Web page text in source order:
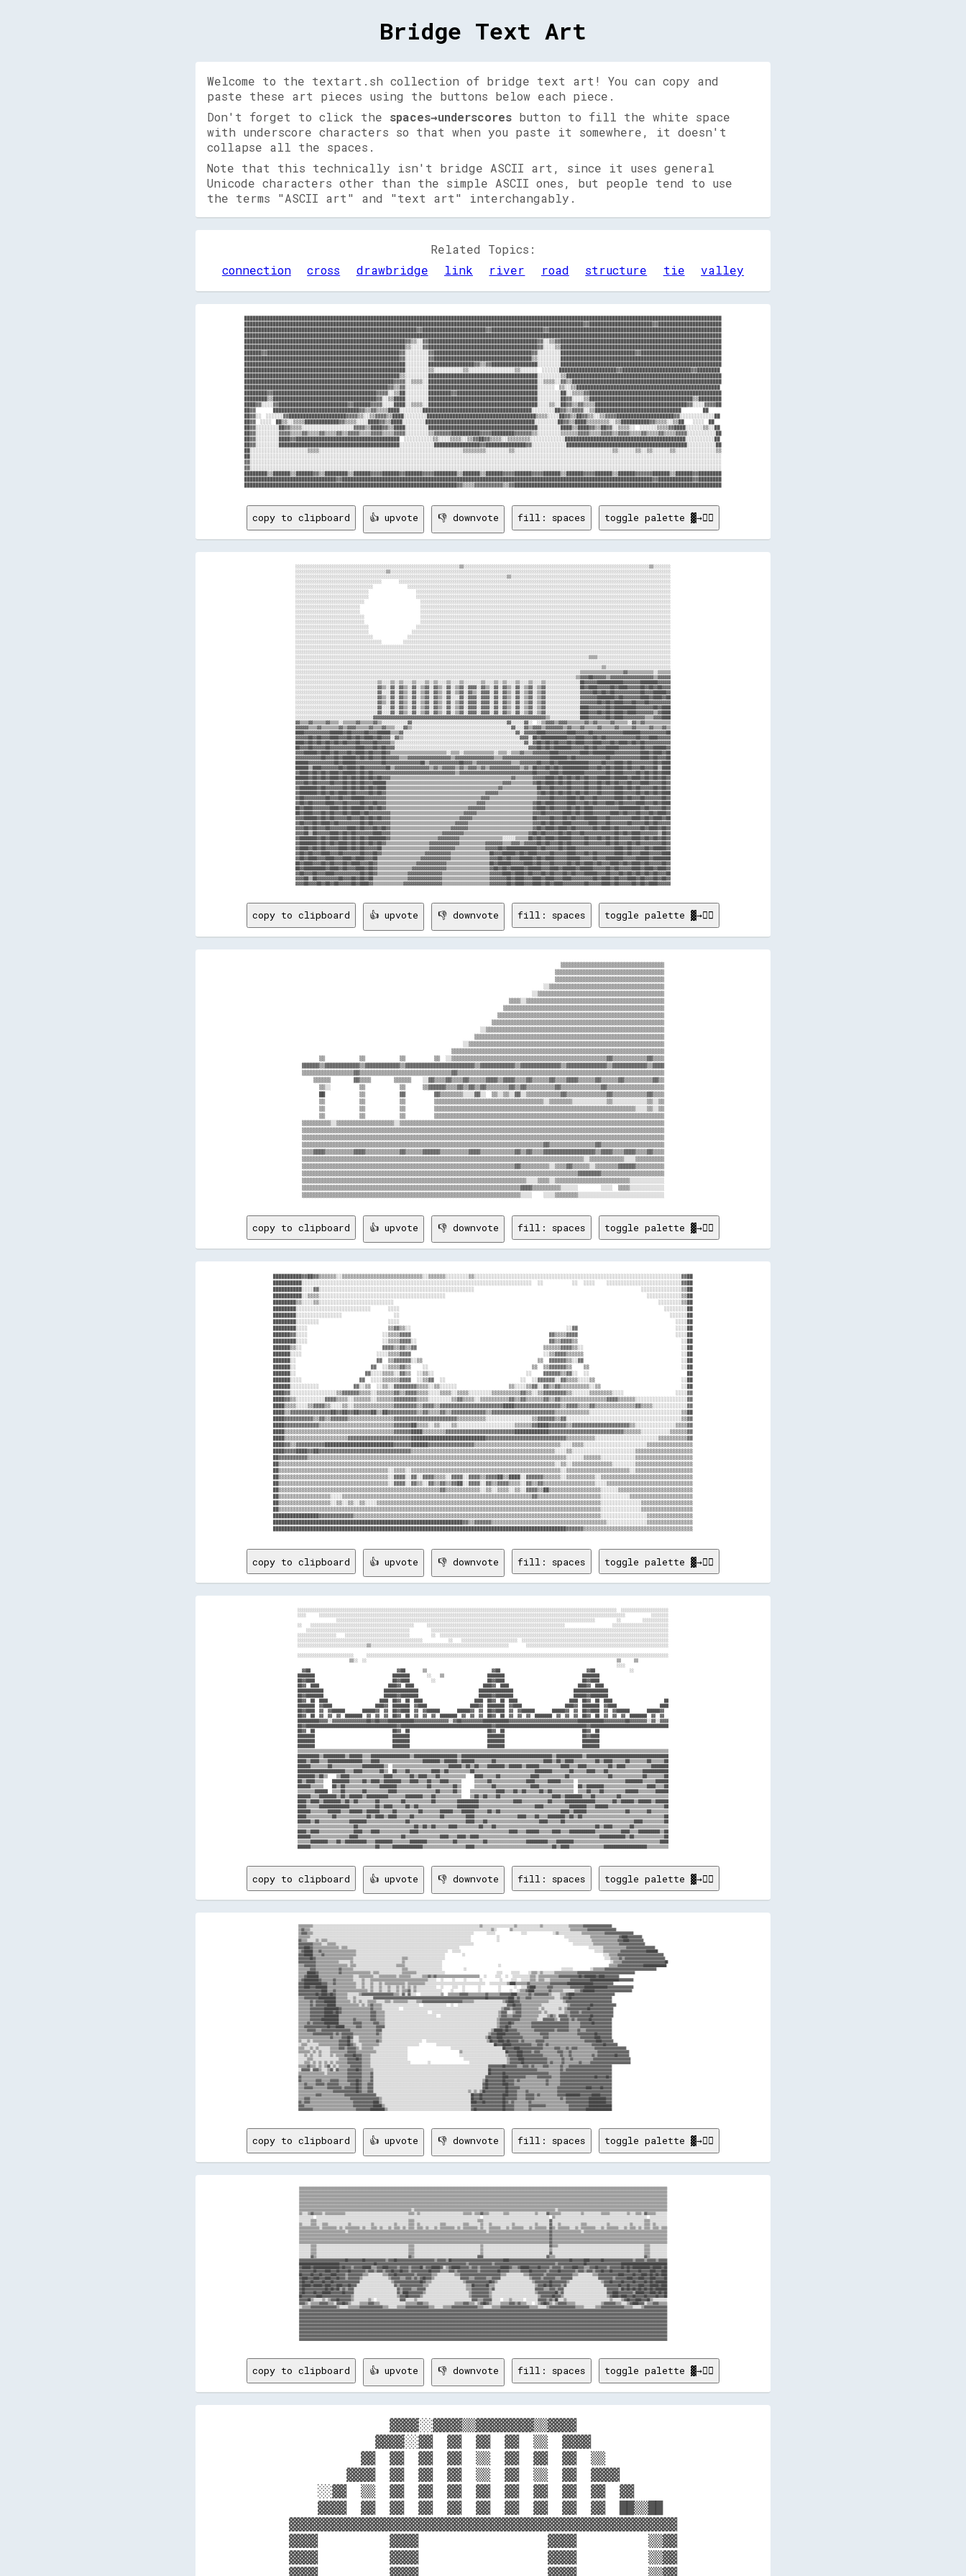
Bridge Text Art
Welcome to the textart.sh collection of bridge text art! You can copy and
paste these art pieces using the buttons below each piece.
Don't forget to click the spaces→underscores button to fill the white space
with underscore characters so that when you paste it somewhere, it doesn't
collapse all the spaces.
Note that this technically isn't bridge ASCII art, since it uses general
Unicode characters other than the simple ASCII ones, but people tend to use
the terms "ASCII art" and "text art" interchangably.
Related Topics:
connection
cross drawbridge link river road structure tie valley
██████████████████████████████████████████████████████████████████████████████████████████████████████████████████████▓▓██████████████████████▓▓██████████████████████
████████████████████████████████████████████████████████████▓▓██████████████████████▓▓██████████████████▓▓████████████████████████████████████████████████████████████
████████████████████████████████████████████████████████▓▓▒▒░░▓▓██████████████████████████████████████▓▓░░▒▒▓▓████████████████████████████████████████████████████████
████████████████████████████████████████████████████████▒▒░░░░▓▓██████████████████████████████████████▓▓░░░░▒▒████████████████████████████████████████████████████████
██████▓▓██████████████████████████████████████████████▓▓░░░░░░░░▓▓██████████████████████████████████▓▓░░░░░░░░██████████████████████████▓▓████████████████████████████
██████████████████████████████████████████████████████▓▓░░░░░░░░▓▓██████████████████████████████████▒▒░░░░░░░░████████████████████████████████████████████████████████
████████████████████████████████████████████████████████░░░░░░░░████████████████▓▓▒▒▓▓████████████████░░░░░░░░████████████████████████████████████████████████████████
████████████████████████████████████████████████████████░░░░░░░░▒▒░░░░░░░░░░▒▒░░░░░░░░░░░░░░░░▒▒░░░░░░  ░░░░░░████████████████████▓▓████████████████████████▓▓████████
██████████████████████████████████████████████████████▒▒░░░░░░░░██████████████████████████████████████░░░░░░░░▒▒██████████████████████████████████████████████████████
████████████████████████████████████████████████████▓▓▓▓░░▒▒▒▒░░██████████████████████████████████████░░▒▒▒▒░░▓▓▒▒████████████████████████████████████████████████████
██████████████████████████████████████████████████▓▓▒▒▓▓░░░░░░░░██████████████████████████████████████░░░░░░  ▒▒░░▒▒██████████████████████████████████████████████████
████████▓▓████████████████████████████████████▓▓▓▓░░▒▒██░░░░░░░░████████▓▓████████████████████████████░░░░░░░░██░░▒▒▒▒▓▓██████████████████████████████████████████████
████████▒▒████████████████████████████████████▓▓░░▒▒████░░░░░░░░██████████████████████████████████████░░░░░░░░██▓▓░░░░▒▒████████████████████████████████████▒▒████████
████▓▓░░░░▓▓████████████████████████▓▓██████▓▓▓▓░░░░████░░▒▒▒▒░░██████████████████████████████████████░░░░▒▒░░██▓▓▒▒▓▓▒▒▒▒████████████████████████████████▓▓░░░░▓▓▓▓██
██▓▓        ██████████████████████████████▓▓▒▒▓▓▒▒▒▒████░░░░░░░░██████████████████████████████████████░░░░░░░░██▓▓▒▒▓▓▓▓░░▒▒██████████████████████████████          ██
██▓▓░░  ░░░░░░▓▓████████████████████▓▓▓▓▒▒░░▒▒▓▓▓▓▒▒████░░░░░░░░██████████████████████████████████████▒▒▒▒░░░░██▓▓▒▒██▓▓▒▒░░▒▒▓▓▓▓████████████████████▓▓░░░░░░░░░░░░██
██▓▓  ░░░░  ██▒▒░░▒▒▒▒████████████▓▓▒▒▒▒░░░░████▓▓▒▒████░░░░░░░░██████████████████████████████████████░░░░░░░░██▓▓▒▒████▒▒▒▒▒▒▒▒░░▒▒██████████▓▓▒▒▒▒░░▒▒██    ░░░░  ██
██▓▓░░░░░░░░██▓▓▒▒▒▒░░░░░░░░░░░░░░░░░░▓▓▓▓▒▒████▓▓▒▒████░░░░░░░░██████████████████████████████████████░░░░░░░░████▒▒████▓▓▒▒██▓▓░░▒▒▒▒░░  ░░░░░░▒▒▒▒▓▓████░░░░░░▒▒░░██
██▓▓░░░░░░░░▓▓▓▓▒▒▒▒▓▓▒▒▒▒▓▓▒▒▒▒▓▓▒▒▓▓▓▓▒▒▒▒▓▓▓▓▒▒▒▒▓▓▓▓░░░░░░░░▒▒▓▓▓▓▓▓██████████▓▓▓▓████████▓▓▓▓▓▓▒▒░░░░░░░░▒▒▒▒▒▒▓▓▓▓▒▒▒▒▓▓▓▓▒▒▓▓▓▓▒▒▒▒▓▓▒▒▒▒▓▓▒▒▒▒▓▓▓▓░░░░░░░░░░██
██▓▓░░░░░░░░████▓▓████████████████████████████████████  ░░░░░░░░░░▒▒░░░░▒▒▒▒░░▒▒▓▓██▓▓▒▒▒▒░░▒▒▒▒▒▒▒▒░░░░░░░░░░░░██████████████████████████████████████████░░░░░░░░░░██
██▓▓░░░░░░░░██████████████████████████████████████████░░░░░░░░░░░░████████████████▓▓██████████████▓▓░░░░░░░░░░░░██████████████████████████████████████████░░░░░░░░░░██
██░░░░░░░░░░░░░░░░░░░░▒▒▒▒░░░░░░░░░░░░░░░░░░░░░░░░░░░░░░░░░░░░░░░░░░░░░░░░░░▒▒▒▒▒▒▒▒░░░░░░░░▒▒░░░░░░░░░░░░░░░░░░░░░░░░░░░░░░░░░░▒▒░░░░░░▒▒░░▒▒░░░░░░▒▒░░░░░░░░░░░░░░▒▒
██░░░░░░░░░░░░░░░░░░░░░░░░░░░░░░░░░░░░░░░░░░░░░░░░░░░░░░░░░░░░░░░░░░░░░░░░░░░░░░░░░░░░░░░░░░░░░░░░░░░░░░░░░░░░░░░░░░░░░░░░░░░░░░░░░░░░░░░░░░░░░░░░░░░░░░░░░░░░░░░░░░░░
▓▓░░░░░░░░░░░░░░░░░░░░░░░░░░░░░░░░░░░░░░░░░░░░░░░░░░░░░░░░░░░░░░░░░░░░░░░░░░░░░░░░░░░░░░░░░░░░░░░░░░░░░░░░░░░░░░░░░░░░░░░░░░░░░░░░░░░░░░░░░░░░░░░░░░░░░░░░░░░░░░░░░░░░
▓▓░░░░░░░░░░░░░░░░░░░░░░░░░░░░░░░░░░░░░░░░░░░░░░░░░░░░░░░░░░░░░░░░░░░░░░░░░░░░░░░░░░░░░░░░░░░░░░░░░░░░░░░░░░░░░░░░░░░░░░░░░░░░░░░░░░░░░░░░░░░░░░░░░░░░░░░░░░░░░░░░░░░░
████████▒▒██████▒▒██████▓▓▒▒████████▒▒██████▓▓▓▓██████▓▓██████▓▓▓▓████████▒▒██████▒▒██████▓▓▓▓██████▓▓▓▓██████▒▒██████▓▓▓▓██████▒▒██████▓▓▓▓▓▓██████▒▒██████▓▓████████
████████████████████████████████▓▓████████████████████████████████████████████████████████████████████████████████████████████████████████████▓▓████████████▓▓████████
copy to clipboard 👍 upvote 👎 downvote fill: spaces toggle palette ▓→✊🏽
░░░░░░░░░░░░░░░░░░░░░░░░░░░░░░░░░░░░░░░░░░░░░░░░░░░░░░░░░░░░░░░░░░░░░░░░░░░░▒▒░░░░░░░░░░░░░░░░░░░░░░░░░░░░░░░░░░░░░░░░░░░░░░░░░░░░░░░░░░░░░░░░░░░░░░░░░░░░░░░░░░░░░░▒▒░░░░░░░░
░░░░░░░░░░░░░░░░░░░░░░░░░░░░░░░░░░░░░░░░░░▒▒░░░░░░░░░░░░░░░░░░░░░░░░░░░░░░░░░░░░░░░░░░░░░░░░░░░░░░░░░░░░░░░░░░░░░░░░░░░░░░░░░░░░░░░░░░░░░░░░░░░░░░░░░░░░░░░░░░░░░░░░░░░░░░░░░░
░░░░░░░░░░░░░░░░░░░░░░░░░░░░░░░░░░░░░░░░░░░░░░░░░░░░░░░░░░░░░░░░░░░░░░░░░░░░░░░░░░░░░░░░░░░░░░░░░░▒▒░░░░░░░░░░░░░░░░░░░░░░░░░░░░░░░░░░░░░░░░░░░░░░░░░░░░░░░░░░░░░░░░░░░░░░░░░░
░░░░░░░░░░░░░░░░░░░░░░░░░░░░░░░░░░░░░░░░        ░░░░░░░░░░░░░░░░░░░░░░░░░░░░░░░░░░░░░░░░░░░░░░░░░░░░░░░░░░░░░░░░░░░░░░░░░░░░░░░░░░░░░░░░░░░░░░░░░░░░░░░░░░░░░░░░░░░░░░░░░░░░░░
░░░░░░░░░░░░░░░░░░░░░░░░░░░░░░░░░░░░                ░░░░░░░░░░░░░░░░░░░░░░░░░░░░░░░░░░░░░░░░░░░░░░░░░░░░░░░░░░░░░░░░░░░░░░░░░░░░░░░░░░░░░░░░░░░░░░░░░░░░░░░░░░░░░░░░░░░░░░░░░░
░░░░░░░░░░░░░░░░░░░░░░░░░░░░░░░░░░                      ░░░░░░░░░░░░░░░░░░░░░░░░░░░░░░░░░░░░░░░░░░░░░░░░░░░░░░░░░░░░░░░░░░░░░░░░░░░░░░░░░░░░░░░░░░░░░░░░░░░░░░░░░░░░░░░░░░░░░░
░░░░░░░░░░░░░░░░░░░░░░░░░░░░░░░░░░                      ░░░░░░░░░░░░░░░░░░░░░░░░░░░░░░░░░░░░░░░░░░░░░░░░░░░░░░░░░░░░░░░░░░░░░░░░░░░░░░░░░░░░░░░░░░░░░░░░░░░░░░░░░░░░░░░░░░░░░░
░░░░░░░░░░░░░░░░░░░░░░░░░░░░░░░░                          ░░░░░░░░░░░░░░░░░░░░░░░░░░░░░░░░░░░░░░░░░░░░░░░░░░░░░░░░░░░░░░░░░░░░░░░░░░░░░░░░░░░░░░░░░░░░░░░░░░░░░░░░░░░░░░░░░░░░
░░░░░░░░░░░░░░░░░░░░░░░░░░░░░░                            ░░░░░░░░░░░░░░░░░░░░░░░░░░░░░░░░░░░░░░░░░░░░░░░░░░░░░░░░░░░░░░░░░░░░░░░░░░░░░░░░░░░░░░░░░░░░░░░░░░░░░░░░░░░░░░░░░░░░
░░░░░░░░░░░░░░░░░░░░░░░░░░░░░░                            ░░░░░░░░░░░░░░░░░░░░░░░░░░░░░░░░░░░░░░░░░░░░░░░░░░░░░░░░░░░░░░░░░░░░░░░░░░░░░░░░░░░░░░░░░░░░░░░░░░░░░░░░░░░░░░░░░░░░
░░░░░░░░░░░░░░░░░░░░░░░░░░░░░░░░                          ░░░░░░░░░░░░░░░░░░░░░░░░░░░░░░░░░░░░░░░░░░░░░░░░░░░░░░░░░░░░░░░░░░░░░░░░░░░░░░░░░░░░░░░░░░░░░░░░░░░░░░░░░░░░░░░░░░░░
░░░░░░░░░░░░░░░░░░░░░░░░░░░░░░░░                          ░░░░░░░░░░░░░░░░░░░░░░░░░░░░░░░░░░░░░░░░░░░░░░░░░░░░░░░░░░░░░░░░░░░░░░░░░░░░░░░░░░░░░░░░░░░░░░░░░░░░░░░░░░░░░░░░░░░░
░░░░░░░░░░░░░░░░░░░░░░░░░░░░░░░░░░                      ░░░░░░░░░░░░░░░░░░░░░░░░░░░░░░░░░░░░░░░░░░░░░░░░░░░░░░░░░░░░░░░░░░░░░░░░░░░░░░░░░░░░░░░░░░░░░░░░░░░░░░░░░░░░░░░░░░░░░░
░░░░░░░░░░░░░░░░░░░░░░░░░░░░░░░░░░                    ░░░░░░░░░░░░░░░░░░░░░░░░░░░░░░░░░░░░░░░░░░░░░░░░░░░░░░░░░░░░░░░░░░░░░░░░░░░░░░░░░░░░░░░░░░░░░░░░░░░░░░░░░░░░░░░░░░░░░░░░
░░░░░░░░░░░░░░░░░░░░░░░░░░░░░░░░░░░░                ░░░░░░░░░░░░░░░░░░░░░░░░░░░░░░░░░░░░░░░░░░░░░░░░░░░░░░░░░░░░░░░░░░░░░░░░░░░░░░░░░░░░░░░░░░░░░░░░░░░░░░░░░░░░░░░░░░░░░░░░░░
░░░░░░░░░░░░░░░░░░░░░░░░░░░░░░░░░░░░░░░░          ░░░░░░░░░░░░░░░░░░░░░░░░░░░░░░░░░░░░░░░░░░░░░░░░░░░░░░░░░░░░░░░░░░░░░░░░░░░░░░░░░░░░░░░░░░░░░░░░░░░░░░░░░░░░░░░░░░░░░░░░░░░░
░░░░░░░░░░░░░░░░░░░░░░░░░░░░░░░░░░░░░░░░░░░░░░░░░░░░░░░░░░░░░░░░░░░░░░░░░░░░░░░░░░░░░░░░░░░░░░░░░░░░░░░░░░░░░░░░░░░░░░░░░░░░░░░░░░░░░░░░░░░░░░░░░░░░░░░░░░░░░░░░░░░░░░░░░░░░░░
░░░░░░░░░░░░░░░░░░░░░░░░░░░░░░░░░░░░░░░░░░░░░░░░░░░░░░░░░░░░░░░░░░░░░░░░░░░░░░░░░░░░░░░░░░░░░░░░░░░░░░░░░░░░░░░░░░░░░░░░░░░░░░░░░░░░░░░░░░░░░░░░░░░░░░░░░░░░░░░░░░░░░░░░░░░░░░
░░░░░░░░░░░░░░░░░░░░░░░░░░░░░░░░░░░░░░░░░░░░░░░░░░░░░░░░░░░░░░░░░░░░░░░░░░░░░░░░░░░░░░░░░░░░░░░░░░░░░░░░░░░░░░░░░░░░░░░░░░░░░░░░░░░░░░░░▒▒▒▒░░░░░░░░░░░░░░░░░░░░░░░░░░░░░░░░░░
░░░░░░░░░░░░░░░░░░░░░░░░░░░░░░░░░░░░░░░░░░░░░░░░░░░░░░░░░░░░░░░░░░░░░░░░░░░░░░░░░░░░░░░░░░░░░░░░░░░░░░░░░░░░░░░░░░░░░░░░░░░░░░░░░░░░░░░░░░░░░░░░░░░░░░░░░░░░░░░░░░░░░░░░░░░░░░
░░░░░░░░░░░░░░░░░░░░░░░░░░░░░░░░░░░░░░░░░░░░░░░░░░░░░░░░░░░░░░░░░░░░░░░░░░░░░░░░░░░░░░░░░░░░░░░░░░░░░░░░░░░░░░░░░░░░░░░░░░░░░░░░░░░░░░░░░░░░░░▒▒░░░░░░░░░░░░░░░░░░░░░░░░░░░░░░
░░░░░░░░░░░░░░░░░░░░░░░░░░░░░░░░░░░░░░░░░░░░░░░░░░░░░░░░░░░░░░░░░░░░░░░░░░░░░░░░░░░░░░░░░░░░░░░░░░░░░░░░░░░░░░░░░░░░░░░░░░░░░░░░░░░░▒▒▒▒▒▒▒▒▒▒▒▒▒▒▒▒▒▒▒▒▓▓▒▒▒▒▒▒▒▒▒▒▒▒░░▒▒▒▒▒▒
░░░░░░░░░░░░░░░░░░░░░░░░░░░░░░░░░░░░░░░░░░░░░░░░░░░░░░░░░░░░░░░░░░░░░░░░░░░░░░░░░░░░░░░░░░░░░░░░░░░░░░░░░░░░░░░░░░░░░░░░░░░░░░░░░░▒▒▓▓▓▓██▓▓▓▓▓▓▒▒▓▓▓▓▓▓▓▓▓▓▓▓▓▓▓▓▓▓▓▓▒▒▓▓▓▓▓▓
░░░░░░░░░░░░░░░░░░░░░░░░░░░░░░░░░░░░░░▒▒░░░░▒▒░░▒▒░░░░▒▒░░░░▒▒░░▒▒░░░░▒▒░░░░▒▒░░░░░░░░▒▒░░░░▒▒░░▒▒░░░░▒▒░░░░▒▒░░░░▒▒░░░░░░░░░░░░░░░░██▓▓▓▓▓▓████████████▓▓▓▓▓▓▓▓████████▓▓▓▓▓▓
░░░░░░░░░░░░░░░░░░░░░░░░░░░░░░░░░░░░░░▓▓▒▒░░▓▓░░▓▓▒▒░░▓▓░░▒▒▓▓░░▓▓▒▒░░▓▓░░▒▒▓▓░░▓▓▓▓░░▓▓▒▒░░▓▓░░▓▓▒▒░░▓▓░░▒▒▓▓░░▒▒▓▓░░░░░░░░░░░░░░░░██▓▓████▓▓▓▓▓▓██▓▓████▓▓▓▓▓▓██▓▓██▓▓██▓▓▓▓
░░░░░░░░░░░░░░░░░░░░░░░░░░░░░░░░░░░░░░▓▓░░░░▓▓░░▓▓▒▒░░▓▓░░▒▒▓▓░░▓▓▒▒░░▓▓░░▒▒▓▓░░▓▓▒▒░░▓▓▓▓░░▓▓░░▓▓▒▒░░▓▓░░▒▒▓▓░░▒▒▓▓░░░░░░░░░░░░░░░░▓▓▓▓▓▓██▓▓██▓▓██▓▓▓▓▓▓▓▓▓▓▓▓██▓▓▓▓██████▓▓
░░░░░░░░░░░░░░░░░░░░░░░░░░░░░░░░░░░░░░▓▓▒▒░░▓▓░░▓▓▒▒░░▓▓░░▒▒▓▓░░▓▓▒▒░░▓▓░░░░▓▓░░▓▓▓▓░░▓▓▓▓░░▓▓░░▓▓▒▒░░▓▓░░▒▒▓▓░░▒▒▓▓░░░░░░░░░░░░░░░░▓▓▓▓▓▓▓▓████████▓▓██▓▓▓▓▓▓▓▓████▓▓████▓▓██
░░░░░░░░░░░░░░░░░░░░░░░░░░░░░░░░░░░░░░▓▓▒▒░░▓▓░░▓▓▒▒░░▓▓░░▒▒▓▓░░▓▓▒▒░░▓▓░░▒▒▓▓░░▓▓▓▓░░▓▓▓▓░░▓▓░░▓▓▒▒░░▓▓░░▒▒▓▓░░▒▒▓▓░░░░░░░░░░░░░░░░▓▓▓▓▓▓▓▓██▓▓██▓▓████▓▓▓▓██▓▓▓▓██▓▓▓▓▓▓▓▓▓▓
░░░░░░░░░░░░░░░░░░░░░░░░░░░░░░░░░░░░░░▓▓░░░░▓▓░░▓▓▒▒░░▓▓░░▒▒▓▓░░▓▓▒▒░░▓▓░░▒▒▓▓░░▓▓▓▓░░▓▓▓▓░░▓▓░░▓▓▒▒░░▓▓░░▒▒▓▓░░▒▒▓▓░░░░░░░░░░░░░░░░████▓▓▓▓▓▓▓▓██▓▓██████████▓▓▓▓▓▓▓▓██▓▓████
░░░░░░░░░░░░░░░░░░░░░░░░░░░░░░░░░░░░░░▓▓░░░░▓▓░░▓▓▒▒░░▓▓░░▒▒▓▓░░▓▓▒▒░░▓▓░░▒▒▓▓░░▓▓▓▓░░▓▓▓▓░░▓▓░░▓▓▒▒░░▓▓░░▒▒▓▓░░▒▒▓▓░░░░░░░░░░░░░░░░████▓▓▓▓██▓▓██▓▓████▓▓████▓▓▓▓▓▓▓▓▒▒▓▓████
░░░░░░░░░░░░░░░░░░░░░░░░░░░░░░░░░░░░▓▓▓▓▓▓▓▓▓▓▓▓▓▓▓▓▓▓▓▓▓▓▓▓▓▓▓▓▓▓▓▓▓▓▓▓▓▓▓▓▓▓▓▓▓▓▓▓▓▓▓▓▓▓▓▓▓▓▓▓▓▓▓▓▓▓▓▓▓▓▓▓▓▓▓▓▓▓▓▓▒▒░░░░░░░░░░░░░░████▓▓▓▓▓▓▓▓██▓▓████▓▓▓▓▓▓▓▓▓▓▒▒▒▒▓▓▓▓████
▓▓▒▒▒▒▓▓▒▒▒▒▒▒▓▓▒▒▒▒░░▒▒▒▒▒▒▓▓▒▒▒▒▒▒▓▓▒▒░░░░░░░░░░░░▓▓░░░░░░░░░░░░░░░░░░░░░░░░░░░░░░░░░░░░░░░░░░░░▓▓░░░░░░▓▓░░  ░░▒▒▓▓▓▓▒▒▓▓▓▓▒▒▒▒▒▒▒▒▓▓▒▒▓▓▒▒▒▒▒▒▓▓▒▒▒▒▒▒░░▓▓▒▒▓▓▒▒▒▒▒▒▒▒▒▒▒▒
▓▓▓▓▓▓▒▒▒▒▓▓▒▒▒▒▒▒▒▒▓▓▒▒▓▓▓▓▒▒▒▒▒▒▓▓▒▒▒▒▓▓▒▒▒▒░░░░▓▓▒▒░░░░░░░░░░░░░░░░░░░░░░░░░░░░░░░░░░░░░░░░░░░░░░▓▓░░░░▓▓▒▒▓▓▓▓▒▒▓▓▓▓▓▓▓▓▒▒▓▓▒▒▒▒▓▓▒▒▒▒▒▒▓▓▒▒▒▒▒▒▓▓▒▒▒▒▒▒▓▓▒▒▒▒▒▒▓▓▒▒▒▒▓▓▒▒
████▓▓▓▓▓▓▓▓▓▓▓▓██████▓▓██▓▓▓▓▓▓██▓▓▓▓██████▒▒▒▒▓▓░░░░░░░░░░░░░░░░░░░░░░░░░░░░░░░░░░░░░░░░░░░░░░░░░░░░▓▓░░▓▓▓▓▓▓████▓▓▓▓▓▓▓▓▓▓████▓▓▓▓▓▓██▓▓▓▓▓▓▓▓▓▓▓▓▓▓████████▓▓▓▓▓▓▓▓▓▓▓▓██
▓▓▓▓▓▓██▓▓██▓▓▓▓████▓▓▓▓██▓▓██▓▓████▓▓██▓▓▓▓░░▓▓▒▒░░░░░░░░░░░░░░░░░░░░░░░░░░░░░░░░░░░░░░░░░░░░░░░░░░░░░░▓▓▓▓░░██▓▓████████████▓▓▓▓████▓▓▓▓██▓▓██▓▓▓▓▓▓▓▓▓▓▓▓▓▓██▓▓▓▓████▓▓▓▓▓▓
████▓▓██▓▓██▓▓██▓▓██▓▓██▓▓▓▓██▓▓▓▓▓▓██▓▓▓▓▓▓▒▒░░░░░░░░░░░░░░░░░░░░░░░░░░░░░░░░░░░░░░░░░░░░░░░░░░░░░░░░░░░░▓▓░░▓▓██▓▓██▓▓██▓▓▓▓██▓▓████▓▓▓▓████▓▓▓▓██▓▓████▓▓██▓▓██▓▓▓▓▓▓▓▓▓▓▓▓
██▓▓▓▓██▓▓▓▓▓▓██▓▓▓▓▓▓▓▓▓▓▓▓████▓▓▓▓██▓▓██▓▓▓▓░░░░░░░░░░░░░░░░░░░░░░░░░░░░░░░░░░░░░░░░░░░░░░░░░░░░░░░░░░░░░░▓▓▓▓██▓▓██▓▓████████▓▓▓▓▓▓██▓▓██▓▓▓▓██████▓▓▓▓▓▓▓▓▓▓██▓▓▓▓██████▓▓
▓▓▓▓██████▓▓████▓▓██▓▓▓▓██▓▓████▓▓██▓▓▓▓██▓▓▒▒▒▒▒▒▒▒▒▒▒▒▒▒▒▒▒▒▒▒▒▒▒▒▒▒░░▒▒▒▒░░▒▒▒▒▒▒▒▒▒▒▒▒▒▒░░▒▒▒▒░░▒▒▒▒▓▓▒▒▒▒▓▓▓▓▓▓▓▓████▓▓▓▓▓▓▓▓▓▓████▓▓██████████▓▓▓▓▓▓▓▓▓▓▓▓████▓▓████▓▓██
▓▓▓▓▓▓▓▓▓▓▓▓██▓▓▓▓██▓▓██████▓▓██▓▓██▓▓▓▓██▓▓▓▓▓▓▒▒▒▒▓▓▓▓▓▓▓▓▓▓▓▓▓▓▓▓▓▓▓▓▒▒▓▓▓▓▓▓▓▓▓▓▓▓▓▓▓▓▓▓▒▒▒▒▓▓▓▓▓▓▓▓▓▓▓▓▓▓▓▓▓▓▓▓▓▓████████▓▓██▓▓▓▓▓▓▓▓▓▓▓▓▓▓██▓▓▓▓▓▓▓▓▓▓▓▓▓▓████▓▓██▓▓▓▓██
██████▓▓▓▓▓▓▓▓▓▓▓▓██▓▓██████▓▓▓▓▓▓▓▓▓▓▓▓██▓▓▓▓▓▓▓▓▓▓▓▓▓▓▓▓██▒▒▓▓▓▓▓▓▓▓▓▓▓▓▓▓██▓▓▓▓▒▒▓▓▓▓▓▓▓▓▓▓▓▓▓▓▓▓▒▒▒▒▓▓▓▓▓▓▓▓██▓▓▓▓██▓▓██████████████▓▓▓▓▓▓██▓▓▓▓████▓▓██▓▓▓▓▓▓▓▓▓▓██▓▓████
██████▒▒████▓▓▓▓▓▓▓▓██▓▓████▓▓██▓▓▓▓▓▓▓▓▓▓██▒▒▓▓▓▓▓▓▓▓▓▓▓▓▓▓▓▓▒▒▓▓▒▒▓▓▓▓▓▓▒▒▓▓▒▒▓▓▓▓▒▒▓▓▒▒▓▓▓▓▓▓▓▓▓▓▓▓▓▓▒▒▓▓▒▒██▓▓▓▓██▓▓██▓▓████████████▓▓▓▓██▓▓██▓▓████▓▓██▓▓▓▓██▓▓▓▓██▒▒████
▓▓████▓▓██▓▓██▓▓████▓▓██████▓▓██▓▓██▓▓▓▓▓▓▓▓▓▓▓▓▓▓▓▓▓▓▓▓▓▓▓▓▓▓▓▓▓▓▓▓▓▓▓▓▓▓▒▒▓▓▓▓▓▓▓▓▓▓▓▓▓▓▓▓▓▓▓▓▓▓▓▓▓▓▓▓▓▓▓▓▓▓██▓▓▓▓▓▓████▓▓██████████▓▓▓▓▓▓▓▓▓▓██▓▓████▓▓▓▓▓▓██▓▓██▓▓██▓▓████
██████▓▓██▓▓██▓▓████▓▓██▓▓██▓▓██▓▓██▓▓██▓▓▓▓▒▒▒▒▒▒▒▒▒▒▒▒▒▒▒▒▒▒▒▒▒▒▒▒▒▒▒▒▒▒▒▒▒▒▒▒▒▒▒▒▒▒▒▒▒▒▒▒▒▒▒▒▒▒▒▒▓▓▒▒▒▒▒▒▒▒▓▓▓▓▓▓████▓▓██▓▓██▓▓██▓▓██▓▓▓▓██████▓▓██████▓▓████▓▓██▓▓██▓▓██▓▓
▓▓▓▓██▓▓██▓▓▓▓▓▓██▓▓▓▓██▓▓██▓▓██▓▓▓▓██████▒▒▒▒▒▒▒▒▒▒▒▒▒▒▒▒▒▒▒▒▒▒▒▒▒▒▒▒▒▒▒▒▒▒▒▒▒▒▒▒▒▒▒▒▒▒▒▒▒▒▒▒▒▒▓▓▓▓▒▒▒▒▒▒▒▒▒▒▓▓██▓▓████▓▓██▓▓██▓▓▓▓▓▓██▓▓▓▓██▓▓██▓▓██▓▓▓▓██▓▓▓▓████▓▓▓▓▓▓██▓▓
▓▓████████▓▓██▓▓▓▓▓▓▓▓██▓▓██▓▓██▓▓██▓▓████▒▒▒▒▒▒▒▒▒▒▒▒▒▒▒▒▒▒▒▒▒▒▒▒▒▒▒▒▒▒▒▒▒▒▒▒▒▒▒▒▒▒▒▒▒▒▒▒▒▒▒▒▓▓▒▒▒▒▒▒▒▒▒▒▒▒▒▒▒▒██▓▓▓▓██▓▓▓▓▓▓██▓▓▓▓▓▓██▓▓▓▓██▓▓▓▓▓▓████▓▓██▓▓██▓▓▓▓▓▓██▓▓██▓▓
▓▓████████▓▓██▓▓██▓▓████▓▓██▓▓▓▓▓▓██▓▓██▓▓▒▒▒▒▒▒▒▒▒▒▒▒▒▒▒▒▒▒▒▒▒▒▒▒▒▒▒▒▒▒▒▒▒▒▒▒▒▒▒▒▒▒▒▒▒▒▓▓▓▓▓▓▒▒▒▒▒▒▒▒▒▒▒▒▒▒▒▒▒▒▓▓██▓▓██▓▓██▓▓██▓▓██▓▓██▓▓▓▓██▓▓▓▓▓▓████▓▓▓▓▓▓██▓▓██▓▓██▓▓████
▓▓██▓▓▓▓▓▓▓▓▓▓██▓▓▓▓██▓▓▓▓██████▓▓▓▓▓▓▓▓▓▓▒▒▒▒▒▒▒▒▒▒▒▒▒▒▒▒▒▒▒▒▒▒▒▒▒▒▒▒▒▒▒▒▒▒▒▒▒▒▒▒▒▒▒▒▓▓▓▓▒▒▒▒▒▒▒▒▒▒▒▒▒▒▒▒▒▒▒▒▒▒▓▓▓▓▓▓██▓▓▓▓▓▓████▓▓██▓▓▓▓██▓▓▓▓▓▓▓▓████▓▓██▓▓▓▓██▓▓▓▓▓▓▓▓██▓▓
▓▓██▓▓██▓▓▓▓▓▓████▓▓▓▓██▓▓▓▓▓▓██▓▓▓▓██▓▓▓▓▒▒▒▒▒▒▒▒▒▒▒▒▒▒▒▒▒▒▒▒▒▒▒▒▒▒▒▒▒▒▒▒▒▒▒▒▒▒▒▒▒▒▓▓▓▓▒▒▒▒▒▒▒▒▒▒▒▒▒▒▒▒▒▒▒▒▒▒▓▓██▓▓████▓▓▓▓▓▓████▓▓▓▓██▓▓██▓▓▓▓████▓▓██▓▓▓▓▓▓████▓▓▓▓██▓▓████
██▓▓████▓▓▓▓▓▓▓▓████▓▓██▓▓██████▓▓██▓▓██▓▓▒▒▒▒▒▒▒▒▒▒▒▒▒▒▒▒▒▒▒▒▒▒▒▒▒▒▒▒▒▒▒▒▒▒▒▒▒▒▓▓▓▓▓▓▓▓▒▒▒▒▒▒▒▒▒▒▒▒▒▒▒▒▒▒▒▒▒▒▓▓████▓▓██▓▓▓▓▓▓██▓▓██▓▓████▓▓▓▓▓▓▓▓▓▓▓▓██████████▓▓██▓▓▓▓▓▓██▓▓
██▓▓████▓▓▓▓██▓▓██▓▓▓▓██▓▓████▓▓██▓▓▓▓▓▓▓▓▓▓▒▒▒▒▒▒▒▒▒▒▒▒▒▒▒▒▒▒▒▒▒▒▒▒▒▒▒▒▒▒▒▒▒▒▓▓▓▓▓▓▒▒▒▒▒▒▒▒▒▒▒▒▒▒▒▒▒▒▒▒▒▒▒▒▒▒▓▓▓▓██▓▓▓▓▓▓▓▓████▓▓██▓▓████▓▓▓▓▓▓▓▓████▓▓██▓▓▓▓██▓▓▓▓██▓▓████▓▓
▓▓▓▓██████▓▓██▓▓██▓▓▓▓▓▓██▓▓▓▓██▓▓██▓▓██▓▓▓▓▒▒▒▒▒▒▒▒▒▒▒▒▒▒▒▒▒▒▒▒▒▒▒▒▒▒▒▒▒▒▒▒▓▓▓▓▓▓▒▒▒▒▒▒▒▒▒▒▒▒▒▒▒▒▒▒▒▒▒▒▒▒▒▒▒▒██▓▓▓▓▓▓██▓▓▓▓██▓▓██▓▓▓▓██████▓▓▓▓██▓▓▓▓▓▓▓▓▓▓████▓▓██▓▓████▓▓██
▓▓██▓▓▓▓██▓▓████▓▓██▓▓▓▓▓▓▓▓▓▓██▓▓██▓▓▓▓▓▓▓▓▒▒▒▒▒▒▒▒▒▒▒▒▒▒▒▒▒▒▒▒▒▒▒▒▒▒▒▒▒▒▓▓▓▓▓▓▒▒▒▒▒▒▒▒▒▒▒▒▒▒▒▒▒▒▒▒▒▒▒▒▒▒▒▒▒▒▓▓▓▓██▓▓██▓▓▓▓████▓▓▓▓▓▓▓▓████▓▓▓▓██▓▓▓▓▓▓▓▓██▓▓▓▓▓▓██▓▓██▓▓▓▓▓▓
▓▓▓▓██▓▓██▓▓▓▓██▓▓▓▓▓▓▓▓████▓▓██▓▓▓▓██▓▓██▓▓▒▒▒▒▒▒▒▒▒▒▒▒▒▒▒▒▒▒▒▒▒▒▒▒▒▒▒▒▓▓▓▓▓▓▓▓▒▒▒▒▒▒▒▒▒▒▒▒▒▒▒▒▒▒▒▒▒▒▒▒▒▒▒▒▒▒▓▓██▓▓████▓▓████▓▓██▓▓▓▓▓▓▓▓██▓▓████▓▓██▓▓▓▓▓▓▓▓▓▓██▓▓████▓▓██▓▓
▓▓▓▓██▒▒██▓▓▓▓▓▓████▓▓██▓▓██▓▓▓▓▓▓▓▓████▓▓▓▓▒▒▒▒▒▒▒▒▒▒▒▒▒▒▒▒▒▒▒▒▒▒▒▒▓▓▓▓▓▓▓▓▓▓▒▒▒▒▒▒▒▒▒▒▒▒▒▒▒▒▒▒▒▒▒▒▒▒▒▒▒▒▒▒▓▓██▓▓██▓▓▓▓▓▓██▓▓██▓▓▓▓██▓▓▓▓▓▓▓▓▓▓▓▓▓▓██▓▓██▓▓████▓▓▓▓▓▓▓▓▒▒██▓▓
▓▓████████▓▓██▓▓████▓▓██▓▓██▓▓██▓▓████████▓▓▒▒▒▒▒▒▒▒▒▒▒▒▒▒▒▒▒▒▒▒▒▒▓▓▓▓▓▓▓▓▓▓▒▒▒▒▒▒▒▒▒▒▒▒▒▒▒▒▒▒▒▒░░░░░░▒▒▒▒▒▒██▓▓██▓▓████▓▓██████▓▓▓▓▓▓██▓▓▓▓██▓▓██▓▓██▓▓▓▓▓▓████▓▓██▓▓██▓▓██▓▓
▓▓████████▓▓██▓▓██▓▓████▓▓██▓▓██▓▓██▓▓██▓▓▒▒▒▒▒▒▒▒▒▒▒▒▒▒▒▒▒▒▒▒▓▓▓▓▓▓▓▓▓▓▓▓▓▓▒▒▒▒▒▒▒▒▒▒▒▒▓▓▓▓▓▓▓▓▒▒▒▒▓▓▓▓▒▒▓▓▓▓▓▓██▓▓██▓▓▓▓██▓▓██▓▓▓▓▓▓██▓▓▓▓▓▓▓▓██▓▓██▓▓▓▓██▓▓██▓▓▓▓▓▓▓▓▓▓██▓▓
▓▓████▓▓██▓▓██▓▓▓▓▓▓████▓▓██▓▓██▓▓▓▓▓▓██▒▒▒▒▒▒▒▒▒▒▒▒▒▒▒▒▒▒▒▒▒▒▓▓▓▓▓▓▓▓▓▓▓▓▒▒▒▒▒▒▒▒▒▒▒▒▒▒▓▓▓▓▓▓██▓▓██████████████▓▓██▓▓▓▓▓▓██▓▓████▓▓▓▓▓▓▓▓▓▓▓▓▓▓▓▓▓▓████▓▓██▓▓▓▓▓▓██▓▓██████▓▓
▓▓██▓▓██▓▓▓▓████▓▓▓▓██▓▓▓
copy to clipboard 👍 upvote 👎 downvote fill: spaces toggle palette ▓→✊🏽
                                                                                          ▒▒▒▒▒▒▒▒▒▒▒▒▒▒▒▒▒▒▒▒▒▒▒▒▒▒▒▒▒▒▒▒▒▒▒▒
                                                                                        ▒▒▒▒▒▒▒▒▒▒▒▒▒▒▒▒▒▒▒▒▒▒▒▒▒▒▒▒▒▒▒▒▒▒▒▒▒▒
                                                                                        ▒▒▒▒▒▒▒▒▒▒▒▒▒▒▒▒▒▒▒▒▒▒▒▒▒▒▒▒▒▒▒▒▒▒▒▒▒▒
                                                                                    ░░▒▒▒▒▒▒▒▒▒▒▒▒▒▒▒▒▒▒▒▒▒▒▒▒▒▒▒▒▒▒▒▒▒▒▒▒▒▒▒▒
                                                                                ░░▒▒▒▒▒▒▒▒▒▒▒▒▒▒▒▒▒▒▒▒▒▒▒▒▒▒▒▒▒▒▒▒▒▒▒▒▒▒▒▒▒▒▒▒
                                                                        ▒▒▒▒░░▒▒▒▒▒▒▒▒▒▒▒▒▒▒▒▒▒▒▒▒▒▒▒▒▒▒▒▒▒▒▒▒▒▒▒▒▒▒▒▒▒▒▒▒▒▒▒▒
                                                                      ▒▒▒▒▒▒▒▒▒▒▒▒▒▒▒▒▒▒▒▒▒▒▒▒▒▒▒▒▒▒▒▒▒▒▒▒▒▒▒▒▒▒▒▒▒▒▒▒▒▒▒▒▒▒▒▒
                                                                    ▒▒▒▒▒▒▒▒▒▒▒▒▒▒▒▒▒▒▒▒▒▒▒▒▒▒▒▒▒▒▒▒▒▒▒▒▒▒▒▒▒▒▒▒▒▒▒▒▒▒▒▒▒▒▒▒▒▒
                                                                  ▒▒▒▒▒▒▒▒▒▒▒▒▒▒▒▒▒▒▒▒▒▒▒▒▒▒▒▒▒▒▒▒▒▒▒▒▒▒▒▒▒▒▒▒▒▒▒▒▒▒▒▒▒▒▒▒▒▒▒▒
                                                              ░░▒▒▒▒▒▒▒▒▒▒▒▒▒▒▒▒▒▒▒▒▒▒▒▒▒▒▒▒▒▒▒▒▒▒▒▒▒▒▒▒▒▒▒▒▒▒▒▒▒▒▒▒▒▒▒▒▒▒▒▒▒▒
                                                            ▒▒▒▒▒▒▒▒▒▒▒▒▒▒▒▒▒▒▒▒▒▒▒▒▒▒▒▒▒▒▒▒▒▒▒▒▒▒▒▒▒▒▒▒▒▒▒▒▒▒▒▒▒▒▒▒▒▒▒▒▒▒▒▒▒▒
                                                        ░░▒▒▒▒▒▒▒▒▒▒▒▒▒▒▒▒▒▒▒▒▒▒▒▒▒▒▒▒▒▒▒▒▒▒▒▒▒▒▒▒▒▒▒▒▒▒▒▒▒▒▒▒▒▒▒▒▒▒▒▒▒▒▒▒▒▒▒▒
                                                    ▒▒▒▒▒▒▒▒▒▒▒▒▒▒▒▒▒▒▒▒▒▒▒▒▒▒▒▒▒▒▒▒▒▒▒▒▒▒▒▒▒▒▒▒▒▒▒▒▒▒▒▒▒▒▒▒▒▒▒▒▒▒▒▒▒▒▒▒▒▒▒▒▒▒
      ▒▒            ▒▒            ▒▒          ▒▒  ░░▒▒▒▒▒▒▒▒▒▒▒▒▒▒▒▒▒▒▒▒▒▒▒▒▒▒▒▒▒▒▒▒▒▒▒▒▒▒▒▒▒▒▒▒▒▒▒▒▒▒▒▒▒▒▓▓▒▒▒▒▒▒▒▒▒▒▒▒▓▓▒▒▒▒
▓▓▓▓▓▓▒▒▓▓▓▓▓▓▓▓▓▓▓▓▒▒▓▓▓▓▓▓▓▓▓▓▓▓▒▒▓▓▓▓▓▓▓▓▓▓▓▓▓▓▓▓▓▓▓▓▓▓▓▓▒▒▓▓▓▓▓▓▓▓▓▓▓▓▒▒▓▓▓▓▓▓▓▓▓▓▓▓▓▓▒▒▓▓▓▓▓▓▓▓▓▓▓▓▓▓▒▒▓▓▓▓▓▓▓▓▓▓▓▓▒▒▓▓▓▓
▒▒▒▒▒▒▒▒▒▒▒▒▒▒▒▒▒▒▓▓▒▒▒▒▒▒▒▒▒▒▒▒▒▒▒▒▒▒▒▒▒▒▒▒▒▒▒▒▒▒▒▒▓▓▒▒▒▒▒▒▒▒▒▒▒▒▒▒▒▒▒▒▒▒▒▒▒▒▒▒▒▒▒▒▒▒▒▒▒▒▒▒▒▒▒▒▒▒▒▒▒▒▒▒▒▒▒▒▒▒▒▒▒▒▒▒▒▒▒▒▒▒▒▒▒▒
    ▒▒▒▒▒▒        ▓▓▒▒▒▒        ▒▒▒▒▒▒    ░░▓▓▒▒▒▒▓▓▒▒▒▒▓▓▒▒▒▒▒▒▓▓▓▓▒▒▓▓▓▓▒▒▒▒▓▓▒▒▒▒▒▒▓▓▒▒▒▒▓▓▓▓▒▒▒▒▒▒▓▓▒▒▒▒▒▒▓▓▒▒▒▒▒▒▒▒▒▒▓▓▒▒
      ▒▒░░          ▒▒            ▒▒      ▒▒▓▓▓▓▓▓▒▒▒▒▓▓▒▒▓▓▒▒▓▓▒▒▒▒▒▒▒▒▓▓▒▒▓▓▒▒▒▒▒▒▒▒▒▒▓▓▒▒▒▒▒▒▒▒▒▒▒▒▒▒▓▓▒▒▒▒▒▒▒▒▒▒▒▒▒▒▒▒▒▒▒▒
      ██            ▒▒            ▓▓          ▓▓▒▒▒▒▒▒▒▒░░░░▓▓░░  ▒▒░░▒▒░░▓▓░░▒▒▒▒▒▒▒▒▒▒▒▒▓▓▒▒▒▒▒▒▒▒▒▒▒▒▒▒▓▓▒▒▒▒▒▒▒▒▒▒▒▒▓▓▒▒▒▒
      ▒▒            ▒▒            ▒▒          ▒▒▒▒▒▒▒▒▒▒▒▒▒▒▒▒▒▒▒▒▒▒▒▒▒▒▒▒▒▒▒▒▒▒▒▒▒▒░░▒▒▒▒▒▒▒▒░░░░░░░░░░░░▒▒░░░░░░░░░░░░▒▒░░▒▒
      ▒▒            ▒▒            ▒▒          ▒▒▒▒▒▒▒▒▒▒▒▒▒▒▒▒▒▒▒▒▒▒▒▒▒▒▒▒▒▒▒▒▒▒▒▒▒▒▒▒▒▒▒▒▒▒▒▒▒▒▒▒▒▒▒▒▒▒▒▒▒▒▒▒▒▒▒▒▒▒░░░░▒▒░░▒▒
      ▒▒            ▒▒            ▒▒          ▒▒▒▒▒▒▒▒▒▒▒▒▒▒▒▒▒▒▒▒▒▒▒▒▒▒▒▒▒▒▒▒▒▒▒▒▒▒▒▒▒▒▒▒▒▒▒▒▒▒▒▒▒▒▒▒▒▒▒▒▒▒▒▒▒▒▒▒▒▒▒▒▒▒▒▒▒▒▒▒
▒▒▒▒▒▒▒▒▒▒░░▒▒▒▒▒▒▒▒▒▒▒▒▒▒▒▒▒▒▒▒░░▒▒▒▒▒▒▒▒▒▒▒▒▒▒▒▒▒▒▒▒▒▒▒▒▒▒▒▒▒▒▒▒▒▒▒▒▒▒▒▒▒▒▒▒▒▒▒▒▒▒▒▒▒▒▒▒▒▒▒▒▒▒▒▒▒▒▒▒▒▒▒▒▒▒▒▒▒▒▒▒▒▒▒▒▒▒▒▒▒▒▒▒
▒▒▒▒▒▒▒▒▒▒▒▒▒▒▒▒▒▒▒▒▒▒▒▒▒▒▒▒▒▒▒▒▒▒▒▒▒▒▒▒▒▒▒▒▒▒▒▒▒▒▒▒▒▒▒▒▒▒▒▒▒▒▒▒▒▒▒▒▒▒▒▒▒▒▒▒▒▒▒▒▒▒▒▒▒▒▒▒▒▒▒▒▒▒▒▒▒▒▒▒▒▒▒▒▒▒▒▒▒▒▒▒▒▒▒▒▒▒▒▒▒▒▒▒▒▒
▒▒▒▒▒▒▒▒▒▒▒▒▒▒▒▒▒▒▒▒▒▒▒▒▒▒▒▒▒▒▒▒▒▒▒▒▒▒▒▒▒▒▒▒▒▒▒▒▒▒▒▒▒▒▒▒▒▒▒▒▒▒▒▒▒▒▒▒▒▒▒▒▒▒▒▒▒▒▒▒▒▒▒▒▒▒▒▒▒▒▒▒▒▒▒▒▒▒▒▒▒▒▒▒▒▒▒▒▒▒▒▒▒▒▒▒▒▒▒▒▒▒▒▒▒▒
▒▒▒▒▒▒▒▒▒▒▒▒▒▒▒▒▒▒▒▒▒▒▒▒▒▒▒▒▒▒▒▒▒▒▒▒▒▒▒▒▒▒▒▒▒▒▒▒▒▒▒▒▒▒▒▒▒▒▒▒▒▒▒▒▒▒▒▒▒▒▒▒▒▒▒▒▒▒▒▒▒▒▒▒▓▓▒▒▒▒▒▒▒▒▒▒▒▒▒▒▒▒▓▓▒▒▒▒▒▒▒▒▒▒▒▒▒▒▒▒▒▒▒▒▒▒
▒▒▒▒▓▓▓▓▒▒▒▒▒▒▒▒▒▒▓▓▓▓▒▒▒▒▒▒▒▒▒▒▒▒▓▓▒▒▒▒▒▒▓▓▓▓▓▓▒▒▒▒▒▒▒▒▒▒▓▓▓▓▒▒▒▒▒▒▒▒▒▒▒▒▓▓▒▒▓▓▒▒▒▒▓▓▓▓▓▓▓▓▓▓▓▓▓▓▓▓▓▓▒▒▓▓▓▓▒▒▒▒▓▓▓▓▒▒▒▒▓▓▒▒▒▒
▒▒▒▒▒▒▒▒▒▒▒▒▒▒▒▒▒▒▒▒▒▒▒▒▒▒▒▒▒▒▒▒▒▒▒▒▒▒▒▒▒▒▒▒▒▒▒▒▒▒▒▒▒▒▒▒▒▒▒▒▒▒▒▒▒▒▒▒▒▒▒▒▒▒▒▒▒▒▒▒▒▒▒▒▒▒▒▒▒▒▒▒▒▒▒▒▒▒░░▒▒▒▒▒▒▒▒▒▒▒▒░░░░▒▒▒▒▒▒▒▒▒▒
▒▒▒▒▒▒▒▒▒▒▒▒▒▒▒▒▒▒▒▒▒▒▒▒▒▒▒▒▒▒▒▒▒▒▒▒▒▒▒▒▒▒▒▒▒▒▒▒▒▒▒▒▒▒▒▒▒▒▒▒▒▒▒▒▒▒▒▒▒▒▒▒▒▒▓▓▒▒▒▒▒▒▒▒▒▒░░▒▒▒▒▓▓▒▒▒▒▒▒░░▒▒▒▒▒▒▒▒▓▓▓▓▓▓▒▒▒▒▒▒▒▒▒▒
▒▒▒▒▒▒▒▒▒▒▒▒▒▒▒▒▒▒▒▒▒▒▒▒▒▒▒▒▒▒▒▒▒▒▒▒▒▒▒▒▒▒▒▒▒▒▒▒▒▒▒▒▒▒▒▒▒▒▒▒▒▒▒▒▒▒▒▒▒▒▒▒▒▒▒▒▒▒▒▒▒▒▒▒▒▒▒▒▒▒▒▒▒▒▒▒▓▓▓▓▓▓▓▓▒▒▒▒▒▒▒▒▒▒▒▒▒▒▒▒▒▒▒▒▒▒
▒▒▒▒▒▒▒▒▒▒▒▒▒▒▒▒▒▒▒▒▒▒▒▒▒▒▒▒▒▒▒▒▒▒▒▒▒▒▒▒▒▒▒▒▒▒▒▒▒▒▒▒▒▒▒▒▒▒▒▒▒▒▒▒▒▒▒▒▒▒▒▒▒▒▒▒▒▒░░░░▒▒▒▒░░▒▒▒▒▒▒▒▒▒▒▒▒▒▒▒▒▒▒▒▒▒▒▒▒▒▒░░░░░░░░░░░░
▒▒▒▒▒▒▒▒▒▒▒▒▒▒▒▒▒▒▒▒▒▒▒▒▒▒▒▒▒▒▒▒▒▒▒▒▒▒▒▒▒▒▒▒▒▒▒▒▒▒▒▒▒▒▒▒▒▒▒▒▒▒▒▒▒▒▒▒▒▒▒▒▒▒▒▒▓▓▓▓▒▒▒▒▒▒▒▒▒▒░░░░░░        ░░░░  ▒▒▒▒░░░░░░░░░░░░
copy to clipboard 👍 upvote 👎 downvote fill: spaces toggle palette ▓→✊🏽
██████████▓▓██▓▓▒▒▒▒▒▒░░▒▒▒▒▒▒▒▒▒▒▒▒▒▒▒▒▒▒▒▒▒▒▒▒▒▒▒▒░░▒▒▒▒▒▒░░░░░░░░▒▒░░░░░░░░░░░░░░░░░░░░░░░░░░░░░░░░░░░░░░░░░░░░░░░░░░░░░░░░░░░░░░░░░░░░░░░░▓▓██
██████████░░░░░░░░░░░░░░░░░░░░░░░░░░░░░░░░░░░░░░░░░░░░░░░░░░░░░░░░░░░░░░░░░░░░░░░░░░░░░░░░  ░░          ░░  ░░░░    ░░░░░░░░░░░░░░░░░░░░░░░░░░▓▓██
██████████░░░░▓▓░░░░░░░░░░░░░░░░░░░░░░░░░░░░░░░░░░░░░░░░░░░░░░░░░░░░░░                                                          ░░░░░░░░░░░░░░▒▒██
██████████░░▒▒▒▒░░░░░░░░░░░░░░░░░░░░░░░░░░░░░░░░░░░░░░░░░░░░                                                                      ░░░░░░░░░░░░▒▒██
████████▒▒░░░░▒▒░░░░░░░░░░░░░░░░░░░░░░░░░░                                                                                            ░░░░░░░░▒▒██
████████░░░░░░░░░░░░░░░░░░░░░░░░░░      ░░░░                                                                                            ░░░░░░░░██
████████░░░░░░░░░░░░░░░░                  ░░                                                                                              ░░░░░░██
████████░░░░░░░░                        ░░░░                                                                                                ░░░░██
████████░░░░                            ▒▒▓▓▒▒░░                                                      ░░▓▓                                  ░░░░██
██████▓▓░░░░                          ░░▒▒▒▒▓▓▓▓                                                ▓▓▒▒▒▒▓▓▓▓                                  ░░░░██
████████░░░░                          ░░▒▒▒▒▓▓▓▓░░                                              ▓▓▒▒▓▓▓▓▒▒                                    ░░██
██████▒▒░░                            ▓▓▓▓▒▒▓▓▒▒▓▓                                            ▒▒▒▒▒▒▓▓▓▓▒▒░░                                  ░░██
██████░░░░                          ░░░░▒▒▒▒▓▓▓▓                                              ░░▒▒▓▓▓▓▒▒▒▒▒▒                                  ░░██
██████░░                            ▓▓  ▒▒▓▓▓▓▓▓░░▒▒                                        ▒▒  ▓▓▓▓▓▓▒▒░░▓▓                                  ░░██
██████░░                          ▓▓  ░░▒▒▒▒▓▓▒▒    ░░                                    ▒▒  ▒▒▓▓▓▓▓▓▒▒    ▒▒                                ░░██
██████░░                        ▓▓░░░░▒▒▒▒░░▓▓▒▒  ░░▒▒░░                                ░░    ▓▓▓▓▓▓▒▒▓▓░░  ░░                                  ██
██████░░░░                    ▓▓  ░░░░▒▒▒▒▒▒▓▓▓▓  ░░▒▒▓▓  ░░                          ░░  ░░▓▓▓▓▓▓░░▓▓▒▒▒▒░░░░▒▒                              ░░██
██████░░░░░░░░░░            ▓▓░░▒▒  ░░▒▒░░▓▓▓▓▓▓▓▓▒▒▒▒░░▒▒░░░░░░                  ▒▒░░░░▒▒▓▓░░▓▓▒▒▓▓▒▒▒▒▒▒▒▒▒▒░░▒▒                            ░░██
████▓▓░░░░░░░░░░░░░░░░▒▒▓▓▓▓▓▓▒▒▒▒░░▒▒▒▒▒▒▓▓▒▒▓▓▓▓▒▒▒▒░░░░▒▒▒▒░░▒▒▒▒░░░░░░░░▒▒▒▒▒▒▒▒▒▒▓▓▒▒░░▒▒▓▓▓▓▓▓▓▓▒▒░░░░░░▒▒▒▒▒▒▒▒░░░░                  ░░░░▓▓
████▓▓▒▒░░░░░░░░░░▓▓▓▓▒▒▒▒░░▒▒▒▒▒▒░░▒▒▒▒▒▒▓▓▓▓▓▓▓▓▒▒▒▒░░░░░░░░▒▒▓▓▒▒▒▒░░▒▒▒▒▒▒▒▒▒▒▓▓▒▒▓▓▒▒▒▒▒▒▓▓▒▒▓▓▒▒▒▒▒▒▒▒▒▒▒▒▒▒▒▒▓▓▓▓▒▒▒▒▒▒░░░░░░░░░░░░░░░░░░▓▓
████▒▒▒▒░░░░▒▒▓▓▓▓▒▒░░░░▒▒░░▒▒▒▒▒▒▒▒▒▒▒▒▒▒▓▓▓▓▓▓▓▓▒▒▓▓▓▓▒▒▓▓▓▓▓▓▓▓▓▓▓▓▓▓▓▓▓▓▓▓▓▓████▓▓▓▓▓▓▓▓▓▓▓▓▓▓▓▓▒▒▓▓▓▓▒▒▒▒▓▓▒▒▒▒▒▒▒▒▒▒▒▒▒▒▓▓▒▒▒▒░░░░░░░░░░░░▓▓
████▒▒▓▓▓▓▓▓▓▓▓▓▓▓▓▓██▓▓██▓▓██▓▓▓▓██▒▒██▓▓▓▓▓▓▓▓▓▓▒▒▓▓▒▒▒▒▓▓▒▒▓▓▓▓▓▓▓▓▓▓▓▓▒▒▓▓▓▓▓▓▓▓▓▓▓▓▓▓▓▓▓▓▓▓▓▓▒▒▒▒▒▒▒▒▒▒▒▒░░░░░░░░░░░░░░░░░░░░░░░░░░░░░░░░▒▒██
████▓▓▓▓▓▓▓▓▓▓▒▒▓▓▒▒▓▓▓▓▓▓▒▒▒▒▒▒▒▒▒▒▒▒▒▒▒▒▓▓▓▓▓▓▓▓▓▓▓▓▓▓▓▓▓▓▓▓▓▓▒▒▒▒▒▒▒▒▒▒░░░░░░░░░░░░░░░░▒▒▓▓▓▓▓▓▒▒▓▓░░░░░░░░░░░░░░░░░░░░░░░░░░░░░░░░░░░░░░░░▒▒▓▓
████▓▓▓▓▓▓▓▓▓▓▓▓▒▒▒▒▒▒▒▒▒▒▒▒▒▒▒▒▒▒▒▒▒▒▒▒▒▒▓▓▓▓▓▓██▒▒▒▒░░▒▒░░░░▒▒░░░░░░░░░░░░░░░░░░░░▒▒▒▒▒▒▓▓████▓▓▓▓▓▓▒▒▓▓▓▓▓▓▓▓▓▓▓▓▓▓▓▓▓▓▓▓▒▒░░░░░░░░░░░░░░▒▒▒▒▓▓
████▒▒▒▒▒▒▒▒▒▒▒▒▒▒▒▒▒▒▒▒▒▒▒▒▒▒▒▒▒▒▒▒▒▒▒▒▒▒▓▓▓▓▓▓████▒▒▒▒▒▒▒▒▓▓▓▓▓▓▓▓▓▓▓▓▓▓▓▓▓▓▓▓▓▓▓▓████████████▓▓▓▓▓▓▓▓▓▓▓▓▓▓▓▓▓▓▓▓▓▓▓▓▓▓▒▒▒▒▒▒░░░░░░░░░░▒▒▒▒▒▒▓▓
████▒▒▒▒▒▒▒▒▒▒▒▒▒▒▒▒▒▒▒▒▒▒▓▓▓▓▓▓▓▓▓▓▓▓▓▓▓▓▓▓▓▓▓▓██████████████████████████▓▓▓▓▓▓▓▓▓▓▓▓▓▓▓▓▓▓▓▓▓▓▓▓▓▓▓▓▒▒▒▒▒▒▒▒▒▒░░░░░░░░░░░░░░░░░░░░░░▒▒▒▒▒▒▒▒▒▒▓▓
████▓▓▒▒▓▓▓▓▓▓▓▓▓▓████████████████████████▓▓▓▓▓▓██████▓▓▓▓▓▓▓▓▓▓▓▓▓▓▓▓▒▒▒▒▒▒▒▒▒▒▒▒▒▒▒▒▒▒▒▒▒▒▒▒▒▒▒▒▒▒░░░░▒▒▒▒░░░░░░░░░░░░░░░░░░░░░░▒▒▒▒▒▒▒▒▒▒▒▒▒▒▒▒
████▓▓▓▓████▓▓██▓▓▓▓▓▓▓▓▓▓▓▓▓▓▓▓▓▓▓▓▓▓▓▓▓▓▓▓▓▓▓▓▒▒▒▒▒▒▒▒▒▒▒▒▒▒▒▒▒▒▒▒▒▒▒▒▒▒▒▒▒▒▒▒▒▒▒▒▒▒▒▒▒▒▒▒▒▒▒▒▒▒░░░░▒▒░░░░░░░░░░░░░░░░░░░░░░▒▒▒▒▒▒▒▒▒▒▒▒▒▒▒▒▒▒▒▒
██▓▓▓▓▓▓▓▓▓▓▒▒▒▒▒▒▒▒▒▒▒▒▒▒▒▒▒▒▒▒▒▒▒▒▒▒▒▒▒▒▒▒▒▒▒▒▒▒▒▒▒▒▒▒▒▒▒▒▒▒▒▒▒▒▒▒▒▒▒▒▒▒▒▒▒▒▒▒▒▒▒▒▒▒▒▒▒▒▒▒▒▒▒▒▒▒▒▒▒▒░░░░░░▒▒▒▒▒▒░░░░░░░░░░░░▒▒▒▒▒▒▒▒▒▒▒▒▒▒▒▒▒▒▒▒
██▒▒▒▒▒▒▒▒▒▒▒▒▒▒▒▒▒▒▒▒▒▒▒▒▒▒▒▒▒▒▒▒▒▒▒▒▒▒▒▒▒▒▒▒▒▒▒▒▒▒▒▒▒▒▒▒▒▒▒▒▒▒▒▒▒▒▒▒▒▒▒▒▒▒▒▒▒▒▒▒▒▒▒▒▒▒▒▒▒▒▒▒▒▒▒▒░░▒▒░░▒▒▒▒▒▒▒▒▒▒▒▒▒▒░░░░░░░░▒▒▒▒▒▒▒▒▒▒▒▒▒▒▒▒▒▒▒▒
██▒▒▒▒▒▒▒▒▒▒▒▒▒▒▒▒▒▒▒▒▒▒▒▒▒▒▒▒▒▒▒▒▒▒▒▒▒▒░░▒▒▒▒░░▒▒▒▒▒▒▒▒▒▒▒▒▒▒▒▒▒▒▒▒▒▒▒▒▒▒▒▒▒▒▒▒▒▒▒▒▒▒▒▒▒▒▒▒▒▒▒▒▒▒▒▒░░▒▒▒▒▒▒▒▒▒▒▒▒▒▒▒▒▒▒▒▒▒▒░░▒▒▒▒▒▒▒▒▒▒▒▒▒▒▒▒▒▒▒▒
██▒▒▒▒▒▒▒▒▒▒▒▒▒▒▒▒▒▒▒▒▒▒▒▒▒▒▒▒▒▒▒▒▒▒▒▒▒▒░░▓▓▓▓░░▓▓░░▓▓▓▓▒▒▒▒░░▓▓▓▓░░▓▓▓▓▒▒▓▓▓▓██▒▒████░░▓▓▓▓▓▓▒▒▒▒▒▒░░▒▒▒▒▒▒▒▒▒▒░░▒▒▒▒▒▒▒▒▒▒▒▒▒▒▒▒▒▒▒▒▒▒▒▒▒▒▒▒▒▒▒▒
██▒▒▒▒▒▒▒▒▒▒▒▒▒▒▒▒▒▒▒▒▒▒▒▒▒▒▒▒▒▒▒▒▒▒▒▒▒▒░░▓▓▓▓░░▓▓▒▒░░▓▓▒▒▓▓▒▒▓▓██░░▓▓▓▓░░▓▓▒▒▓▓▓▓▒▒▒▒░░▓▓▒▒▓▓▒▒▒▒▒▒▒▒▒▒▒▒▒▒▒▒▒▒░░░░▒▒▒▒▒▒▒▒▒▒▒▒▒▒▒▒▒▒▒▒▒▒▒▒▒▒▒▒▒▒
██▒▒▒▒▒▒▒▒▒▒▒▒▒▒▒▒▒▒▒▒▒▒▒▒▒▒▒▒▒▒▒▒▒▒▒▒▒▒▒▒▒▒▒▒▒▒▒▒▒▒▒▒▒▒▒▒▓▓▒▒▒▒▒▒▒▒▒▒▒▒░░▒▒░░▒▒▒▒░░▒▒░░▓▓▓▓▒▒██▒▒▒▒▒▒▒▒▒▒▒▒▒▒▒▒▒▒░░░░░░▒▒▒▒▒▒▒▒▒▒▒▒▒▒▒▒▒▒▒▒▒▒▒▒▒▒
██▒▒▒▒▒▒▒▒▒▒▒▒▒▒▒▒▒▒░░░░▒▒▒▒▒▒▒▒▒▒▒▒▒▒▒▒▒▒▒▒▒▒▒▒▒▒▒▒▒▒▒▒▒▒▒▒▒▒▒▒▒▒▒▒▒▒▒▒▒▒▒▒▒▒▒▒▒▒▒▒▒▒▒▒▒▒▓▓▒▒▒▒▒▒▒▒▒▒▒▒▒▒▒▒▒▒▒▒▒▒░░░░░░░░░░▒▒▒▒▒▒▒▒▒▒▒▒▒▒▒▒▒▒▒▒▒▒
██▒▒▒▒▒▒▒▒▒▒▒▒▒▒▒▒▒▒░░▒▒░░▒▒░░▒▒░░░░▒▒▒▒▒▒▒▒▒▒▒▒▒▒▒▒▒▒▒▒▒▒▒▒▒▒▒▒▒▒▒▒▒▒▒▒▒▒▒▒▒▒▒▒▒▒▒▒▒▒▒▒▒▒▒▒▒▒▒▒▒▒▒▒▒▒▒▒▒▒▒▒▒▒▒▒▒▒░░░░░░░░░░░░░░▒▒▒▒▒▒▒▒▒▒▒▒▒▒▒▒▒▒
██▒▒▒▒▒▒▒▒▒▒▒▒▒▒▒▒▒▒▒▒▒▒▒▒▒▒▒▒▒▒▒▒▒▒▒▒▒▒▒▒▒▒▒▒▒▒▒▒▒▒▒▒▒▒▒▒▒▒▒▒▒▒▒▒▒▒▒▒▒▒▒▒▒▒▒▒▒▒▒▒▒▒▒▒▒▒▒▒▒▒▒▒▒▒▒▒▒▒▒▒▒▒▒▒▒▒▒▒▒▒▒▒░░░░░░░░░░░░░░▒▒▒▒▒▒▒▒▒▒▒▒▒▒▒▒▒▒
████████████████▓▓▓▓▓▓▓▓▓▓▓▓▒▒▒▒▒▒▒▒▒▒▒▒▒▒▒▒▒▒▒▒▒▒▒▒▒▒▒▒▒▒▒▒▒▒▒▒▒▒▒▒▒▒▒▒▒▒▒▒▒▒▒▒▒▒▒▒▒▒▒▒▒▒▒▒▒▒▒▒▒▒▒▒▒▒▒▒▒▒▒▒▒▒▒▒▒▒░░░░░░░░░░░░░░░░▒▒▒▒▒▒▒▒▒▒▒▒▒▒▒▒
██████████████████████████████████████████████████████████████████▓▓▒▒▓▓▓▓▓▓▒▒▒▒▒▒▒▒▒▒▒▒▒▒▒▒▒▒▒▒▒▒▒▒▒▒▒▒▒▒▒▒▒▒▒▒▒▒▒▒░░░░░░░░░░░░░░▒▒▒▒▒▒▒▒▒▒▒▒▒▒▒▒
copy to clipboard 👍 upvote 👎 downvote fill: spaces toggle palette ▓→✊🏽
░░░░░░░░░░░░░░░░░░░░░░░░░░░░░░░░░░░░░░░░░░░░░░░░░░░░░░░░░░░░░░░░░░░░░░░░░░░░░░░░░░░░░░░░░░░░░░░░░░░░░░░░░░░░░░░░░░░░░░░░░░░░░░░░░░░░░░░░░░░░░░░░░░░░  ░░░░░░░░░░░░░░░░░░░░░░
░░░░      ░░░░░░░░░░░░░░░░░░░░░░░░░░░░░░░░░░░░░░░░░░░░░░░░░░░░░░░░░░░░░░░░░░░░░░░░░░░░░░░░░░░░░░░░░░░░░░░░░░░░░░░░░░░░░░░░░░░░░░░░░░░░░░░░░░░░░░░░░░░░░░            ░░░░░░░░
                  ░░░░░░░░░░░░░░░░░░░░░░░░░░░░░░░░░░░░░░░░░░░░░░░░░░░░░░░░░░░░░░░░░░░░░░░░░░░░░░░░░░░░░░░░░░░░░░░░░░░░░░░░░░░░░░░░░░░░░░░░          ░░          ░░░░░░░░░░░░
░░    ░░░░░░░░░░░░░░░░░░░░░░░░░░░░░░░░░░░░░░░░░░░░░░░░      ░░░░░░░░░░░░░░░░░░░░░░░░░░░░░░░░░░░░░░░░░░░░░░░░░░░░░░░░░░░░░░░░                      ░░░░░░░░░░░░░░░░░░░░░░░░░░
    ░░░░░░░░░░░░░░░░░░░░░░░░░░░░░░░░░░░░░░░░░░░░░░░░          ░░░░░░░░░░░░░░░░░░░░░░░░░░░░░░░░░░░░░░░░░░░░░░░░░░░░░░░░░░░░░░░░░░░░░░░░░░░░░░░░░░░░░░░░░░░░░░░░░░░░░░░░░░░░░░
░░░░░░░░░░░░░░░░░░    ░░░░░░░░░░░░░░░░░░░░░░░░░░░░░░          ░░  ░░░░░░░░░░░░░░░░░░░░░░░░░░░░░░░░░░░░░░░░░░░░░░░░░░░░░░░░░░░░░░░░░░░░░░░░░░░░░░░░░░░░░░░░░░░░░░░░░░░░░░░░░░
░░░░░░░░░░░░░░░░░░░░░░░░░░░░░░░░░░░░░░░░░░░░░░░░░░░░░░░░░░            ░░    ░░░░░░░░░░░░░░░░░░░░░░░░░░  ░░░░░░░░░░░░░░░░░░░░░░░░░░░░░░░░░░░░░░░░░░░░░░░░░░░░░░░░░░░░░░░░░░░░
░░░░░░░░░░░░░░░░░░░░░░░░░░░░░░░░▒▒░░░░░░░░░░░░░░░░░░░░░░░░░░░░░░░░░░░░░░░░░░░░░░░░░░░░░░░░░░░░░░░░        ░░░░░░░░░░░░░░░░░░░░░░░░░░░░░░░░░░░░░░░░░░░░░░░░░░░░░░░░░░░░░░░░░░
░░░░░░░░░░░░░░░░░░░░░░░░░░      ░░░░░░░░░░░░░░░░░░░░░░░░░░░░░░░░░░░░░░░░░░░░░░░░░░░░░░░░░░░░░░░░░░░░░░░░░░░░░░░░░░░░░░░░░░░░░░░░░░░░░░░░░░░░░░░░░░░░░░░░░░░░░░░░░░░░░░░░░░░░
                        ▒▒░░  ░░                                                                                                                    ▒▒      ▒▒
                                                                                                                                                    ░░░░
  ▓▓██                                        ▓▓██        ▒▒                              ▓▓██                                        ▓▓██                ░░
████████                                    ████████        ░░    ▒▒                    ████████                                    ████████
██▓▓████                                    ██▓▓████          ░░                        ██▓▓████                                    ██▓▓████
██▓▓  ████                                ████▓▓  ████                                ████▓▓  ████                                ████▓▓  ████
████████████                            ████████████████                            ████████████████                            ████████████████
██▓▓████████                            ██████▓▓████████                            ██████▓▓████████                            ██████▓▓████████
██▓▓  ██  ████                        ████  ██▓▓  ██  ████                        ████  ██▓▓  ██  ████                        ████  ██▓▓  ██  ████                        ██
████████  ▓▓████                    ████▓▓  ████████  ▓▓████                    ████▓▓  ████████  ▓▓████                    ████▓▓  ████████  ▓▓████                    ████
██▓▓████  ▓▓  ▓▓██████        ██████▓▓  ▓▓  ██▓▓████  ▓▓  ▓▓██████        ██████▓▓  ▓▓  ██▓▓████  ▓▓  ▓▓██████        ██████▓▓  ▓▓  ██▓▓████  ▓▓  ▓▓██████        ██████▓▓
██▓▓  ██  ▓▓  ▓▓  ▓▓  ████████  ▓▓  ▓▓  ▓▓  ██▓▓  ██  ▓▓  ▓▓  ▓▓  ████████  ▓▓  ▓▓  ▓▓  ██▓▓  ██  ▓▓  ▓▓  ▓▓  ████████  ▓▓  ▓▓  ▓▓  ██▓▓  ██  ▓▓  ▓▓  ▓▓  ████████  ▓▓  ▓▓
██████████▓▓▓▓░░▓▓▓▓▓▓▓▓▓▓▓▓▓▓▓▓██▓▓██▓▓▓▓████████████▓▓▓▓▓▓▓▓▓▓▓▓▓▓▓▓░░▓▓██▓▓▓▓▓▓▓▓▓▓████████████▓▓▓▓▓▓▓▓▓▓▓▓▓▓▓▓▓▓▓▓▓▓▓▓▓▓▓▓▓▓▓▓████████████▓▓▓▓▓▓▓▓▓▓██▓▓▓▓▓▓▓▓░░▓▓░░▓▓▓▓
██▓▓██████████████████████████████████████████▓▓██████████████████████████████████████████▓▓██████████████████████████████████████████▓▓████████████████████████████████████
██▓▓  ██                                    ██▓▓  ██                                    ██▓▓  ██                                    ██▓▓  ██
████████                                    ████████                                    ████████                                    ██▓▓████
████████                                    ████████                                    ████████                                    ████████
████████                                    ████████                                    ████████                                    ████████
▒▒▒▒▒▒▒▒▒▒▒▒▒▒▒▒▒▒▒▒▒▒▒▒▒▒▒▒▒▒▒▒▒▒▒▒▒▒▒▒▒▒▒▒▒▒▒▒▒▒▒▒▒▒▒▒▒▒▒▒▒▒▒▒▒▒▒▒▒▒▒▒▒▒▒▒▒▒▒▒▒▒▒▒▒▒▒▒▒▒▒▒▒▒▒▒▒▒▒▒▒▒▒▒▒▒▒▒▒▒▒▒▒▒▒▒▒▒▒▒▒▒▒▒▒▒▒▒▒▒▒▒▒▒▒▒▒▒▒▒▒▒▒▒▒▒▒▒▒▒▒▒▒▒▒▒▒▒▒▒▒▒▒▒▒▒▒▒▒▒▒▒
██████████▒▒██████████▒▒██████▒▒▒▒██████████████████▒▒████████████████████▒▒██████████████████████████████████████████▒▒████████████▒▒██████████████████████████████████████
████▒▒████▒▒▒▒████████████████▒▒▒▒████▒▒▒▒▒▒▒▒▒▒▒▒▒▒▒▒▒▒▒▒████████▒▒██████▒▒██████▒▒▒▒▒▒▒▒██▒▒▒▒▒▒▒▒▒▒▒▒▒▒▒▒▒▒▒▒▒▒████▒▒██▒▒████▒▒▒▒▒▒▒▒▒▒██▒▒████▒▒▒▒▒▒██▒▒▒▒▒▒▒▒██▒▒▒▒▒▒██
██████▒▒▒▒▒▒▒▒██▒▒▒▒▒▒▒▒▒▒▒▒▒▒██████████▒▒  ▒▒▒▒▒▒▒▒▒▒▒▒▒▒▒▒▒▒▒▒▒▒▒▒▒▒██████▒▒██▒▒██▒▒▒▒████████▒▒██████▒▒██████▒▒▒▒▒▒▒▒▒▒████▒▒▒▒████▒▒▒▒▒▒▒▒▒▒██▒▒████▒▒▒▒▒▒▒▒▒▒▒▒████████
██████████████████████▒▒▒▒████▒▒▒▒▒▒▒▒██▒▒  ██▒▒▒▒██▒▒▒▒▒▒▒▒▒▒████▒▒██▒▒▒▒▒▒▒▒▒▒██▒▒▒▒▒▒▒▒▒▒▒▒▒▒▒▒▒▒▒▒▒▒▒▒▒▒▒▒████████▒▒▒▒▒▒▒▒██▒▒▒▒▒▒████▒▒▒▒██▒▒▒▒▒▒▒▒▒▒▒▒▒▒▒▒████████████
████████▒▒██▒▒    ▒▒████▒▒▒▒▒▒▒▒▒▒▒▒▒▒▒▒████▒▒▒▒▒▒▒▒██▒▒████▒▒▒▒██▒▒▒▒▒▒▒▒▒▒▒▒    ████▒▒▒▒▒▒██▒▒▒▒▒▒▒▒▒▒▒▒▒▒████▒▒▒▒▒▒▒▒▒▒▒▒██▒▒▒▒▒▒▒▒▒▒▒▒▒▒▒▒▒▒██▒▒▒▒▒▒▒▒▒▒▒▒▒▒██▒▒▒▒▒▒▒▒██
██▒▒████▒▒▒▒    ████████▒▒▒▒▒▒██▒▒████▒▒████████▒▒▒▒████▒▒▒▒██▒▒▒▒████▒▒▒▒▒▒      ▒▒▒▒▒▒██▒▒▒▒▒▒▒▒▒▒▒▒▒▒▒▒████▒▒▒▒▒▒██████▒▒▒▒▒▒  ▒▒▒▒▒▒▒▒▒▒▒▒▒▒▒▒▒▒▒▒▒▒████████▒▒▒▒▒▒██████
██████▒▒▒▒▒▒    ██▒▒██▒▒▒▒▒▒▒▒▒▒▒▒▒▒▒▒████████▒▒▒▒▒▒▒▒▒▒▒▒▒▒██▒▒▒▒▒▒▒▒▒▒██▒▒      ▒▒▒▒▒▒▒▒██▒▒▒▒▒▒▒▒▒▒▒▒▒▒▒▒████▒▒▒▒▒▒▒▒▒▒▒▒▒▒▒▒  ██▒▒████████▒▒▒▒▒▒▒▒▒▒▒▒▒▒▒▒▒▒▒▒████▒▒▒▒██
▒▒▒▒▒▒▒▒██████  ▒▒▒▒██▒▒▒▒▒▒▒▒██▒▒▒▒▒▒▒▒▒▒████▒▒▒▒▒▒▒▒▒▒▒▒▒▒▒▒▒▒██▒▒▒▒▒▒██▒▒    ▒▒▒▒▒▒▒▒▒▒▒▒████▒▒▒▒██▒▒██▒▒▒▒▒▒██▒▒██▒▒▒▒▒▒▒▒▒▒  ▒▒▒▒██▒▒▒▒██▒▒▒▒▒▒▒▒▒▒██████▒▒▒▒▒▒▒▒██████
██████▒▒▒▒████████▒▒██▒▒██████▒▒██████████▒▒▒▒▒▒▒▒████████▒▒▒▒██▒▒▒▒▒▒▒▒▒▒▒▒    ▒▒██▒▒██▒▒▒▒██▒▒▒▒▒▒▒▒▒▒▒▒▒▒▒▒▒▒▒▒▒▒▒▒████▒▒████████▒▒▒▒██▒▒▒▒▒▒▒▒▒▒██▒▒▒▒▒▒▒▒▒▒▒▒▒▒▒▒▒▒▒▒▒▒
████▒▒████▒▒████████▒▒██▒▒██▒▒▒▒▒▒▒▒██▒▒▒▒▒▒▒▒▒▒██▒▒▒▒▒▒▒▒▒▒▒▒██▒▒▒▒▒▒▒▒▒▒██████████▒▒▒▒▒▒▒▒▒▒▒▒▒▒▒▒████▒▒▒▒▒▒▒▒▒▒▒▒██▒▒▒▒▒▒██████████████▒▒▒▒▒▒▒▒██▒▒██████▒▒██████▒▒██████
████▒▒▒▒▒▒██████████████▒▒▒▒▒▒▒▒▒▒▒▒██▒▒████▒▒▒▒▒▒██▒▒██▒▒▒▒▒▒▒▒▒▒▒▒▒▒▒▒▒▒██████████▒▒▒▒▒▒▒▒▒▒▒▒▒▒▒▒▒▒▒▒▒▒▒▒▒▒████▒▒▒▒▒▒▒▒▒▒▒▒████████▒▒▒▒██████▒▒▒▒▒▒▒▒▒▒▒▒▒▒▒▒▒▒▒▒▒▒▒▒▒▒██
██████▒▒▒▒▒▒▒▒██████▒▒▒▒██████▒▒██████▒▒▒▒▒▒██▒▒▒▒▒▒▒▒▒▒██▒▒▒▒▒▒▒▒██████▒▒▒▒██████▒▒▒▒▒▒██▒▒██▒▒▒▒▒▒▒▒▒▒▒▒▒▒▒▒▒▒▒▒▒▒▒▒▒▒▒▒████▒▒██████▒▒▒▒▒▒▒▒▒▒▒▒▒▒▒▒▒▒██▒▒▒▒▒▒▒▒██▒▒▒▒▒▒▒▒
████▒▒▒▒▒▒▒▒▒▒▒▒██▒▒▒▒▒▒▒▒▒▒▒▒▒▒██▒▒████▒▒████▒▒▒▒▒▒██▒▒▒▒▒▒▒▒▒▒▒▒██▒▒▒▒▒▒▒▒▒▒████▒▒▒▒▒▒▒▒▒▒▒▒▒▒▒▒▒▒▒▒████▒▒▒▒██▒▒▒▒████████▒▒██▒▒██▒▒▒▒▒▒▒▒▒▒▒▒▒▒▒▒▒▒▒▒▒▒▒▒▒▒▒▒▒▒▒▒▒▒▒▒▒▒██
██████▒▒██▒▒▒▒▒▒▒▒▒▒▒▒▒▒████████▒▒▒▒▒▒▒▒▒▒▒▒▒▒▒▒▒▒██▒▒▒▒▒▒▒▒▒▒▒▒▒▒▒▒▒▒▒▒▒▒▒▒▒▒████▒▒▒▒██▒▒▒▒▒▒▒▒▒▒▒▒▒▒▒▒▒▒▒▒▒▒▒▒████▒▒▒▒▒▒██▒▒▒▒▒▒▒▒▒▒▒▒▒▒▒▒▒▒▒▒▒▒▒▒▒▒▒▒▒▒▒▒████▒▒▒▒▒▒▒▒▒▒██
▒▒▒▒▒▒▒▒▒▒▒▒▒▒▒▒▒▒▒▒▒▒▒▒▒▒██▒▒▒▒▒▒▒▒▒▒▒▒▒▒▒▒▒▒▒▒▒▒▒▒▒▒██▒▒██▒▒██▒▒▒▒▒▒████▒▒▒▒▒▒▒▒▒▒██▒▒▒▒██▒▒▒▒▒▒▒▒▒▒▒▒▒▒▒▒▒▒▒▒▒▒▒▒▒▒▒▒▒▒▒▒▒▒▒▒▒▒▒▒▒▒▒▒▒▒██▒▒████▒▒▒▒▒▒▒▒██▒▒▒▒▒▒▒▒▒▒▒▒▒▒▒▒
████▒▒████▒▒▒▒▒▒▒▒▒▒▒▒▒▒▒▒████▒▒▒▒████▒▒▒▒▒▒▒▒▒▒▒▒▒▒████▒▒▒▒▒▒▒▒▒▒▒▒▒▒▒▒▒▒▒▒▒▒▒▒▒▒▒▒▒▒▒▒▒▒▒▒▒▒▒▒▒▒████▒▒▒▒██████▒▒▒▒▒▒████▒▒▒▒████████████▒▒▒▒▒▒▒▒▒▒▒▒████▒▒▒▒██████████▒▒██
██████▒▒▒▒▒▒▒▒▒▒▒▒▒▒▒▒▒▒████▒▒▒▒▒▒▒▒▒▒▒▒▒▒▒▒▒▒▒▒██▒▒▒▒▒▒▒▒▒▒▒▒▒▒▒▒████▒▒▒▒████▒▒████▒▒▒▒▒▒▒▒▒▒▒▒▒▒▒▒▒▒▒▒▒▒▒▒▒▒▒▒▒▒▒▒▒▒▒▒▒▒▒▒▒▒▒▒▒▒▒▒▒▒▒▒▒▒▒▒████████████▒▒██▒▒▒▒▒▒▒▒▒▒▒▒▒▒██
▒▒▒▒▒▒████████▒▒▒▒██▒▒██████████▒▒▒▒████████▒▒▒▒▒▒▒▒████████▒▒▒▒▒▒▒▒▒▒▒▒██▒▒▒▒▒▒▒▒▒▒▒▒██▒▒▒▒▒▒▒▒▒▒▒▒▒▒▒▒▒▒██████████▒▒▒▒████████▒▒▒▒▒▒▒▒▒▒▒▒▒▒▒▒▒▒▒▒▒▒▒▒▒▒▒▒▒▒▒▒▒▒▒▒▒▒▒▒████
copy to clipboard 👍 upvote 👎 downvote fill: spaces toggle palette ▓→✊🏽
▒▒▒▒▒▒▒▒▒▒░░░░░░░░░░░░░░░░░░░░░░░░░░░░░░░░░░░░░░░░░░░░░░░░░░░░░░░░░░░░░░░░░░░░░░░░░░░░░░░░░░░░░░░░░░░░░░░░░░░░░░░░░░░░░░░░░░░░▒▒░░░░░░░░░░░░░░░░░░░░░░▒▒░░░░░░░░░░░░░░░░▒▒░░░░░░░░░░░░░░░░░░▒▒▒▒▒▒▒▒▒▒▓▓▓▓▓▓▓▓▓▓▓▓▓▓▓▓▓▓▓▓
▒▒▓▓▒▒▒▒░░░░░░░░░░░░░░░░░░░░░░░░░░░░░░░░░░░░░░░░░░░░░░░░░░░░░░░░░░░░░░░░░░░░░░░░░░░░░░░░░░░░░░░░░░░░░░░░░░░░░░░░░░░░░░░░░░░░░░░░░░░░░░▒▒░░      ▒▒░░░░░░░░░░░░░░░░░░░░░░░░░░░░░░░░░░░░░░░░▒▒▒▒▒▒▒▒▒▒▒▒▓▓▓▓▓▓▓▓▓▓▓▓▓▓▓▓▓▓▓▓
▒▒▓▓▓▓▒▒▒▒░░░░░░░░░░░░░░░░░░░░░░░░░░░░░░░░░░░░░░░░░░░░░░░░░░░░░░░░░░░░░░░░░░░░░░░░░░░░░░░░░░░░░░░░░░░░░░░░░░░░░░░░░░░░░░░░      ░░░░░░            ░░░░            ░░▒▒░░░░░░░░░░░░░░░░▒▒▒▒▒▒▒▒▒▒▒▒▒▒▒▒▓▓▓▓▓▓▓▓▓▓▓▓▓▓▓▓▓▓▓▓
▒▒▒▒▒▒▒▒░░░░░░░░░░░░░░░░░░░░░░░░░░░░░░░░░░░░░░░░░░░░░░░░░░░░░░░░░░░░░░░░░░░░░░░░░░░░░░░░░░░░░░░░░░░░░░░░░░░░░░░░░░░░░░░░            ░░                              ░░░░░░░░░░░░░░░░░░▒▒▒▒▒▒▒▒▒▒▒▒▒▒▒▒▒▒▒▒▓▓████▓▓▓▓▓▓▓▓▓▓
▓▓▒▒▒▒░░░░░░▒▒░░▒▒▒▒░░░░░░░░░░░░░░░░░░░░░░░░░░░░░░░░░░░░░░░░░░░░░░░░░░░░░░░░░░░░░░░░░░░░░░░░░░░░░░░░░░░░░░░░░░░░░░░░░░░░            ░░                                ░░░░░░░░░░░░░░░░▒▒▒▒▒▒▒▒▒▒▒▒▒▒▒▒▒▒▓▓▓▓████▓▓▓▓▓▓▓▓▓▓
▓▓▓▓▓▓▓▓▓▓▒▒▒▒▒▒░░░░▒▒▒▒▒▒░░░░░░░░░░░░░░░░░░░░░░░░░░░░░░░░░░░░░░░░░░░░░░░░░░░░░░░░░░░░░░░░░░░░░░░░░░░░░░░░░░░░░░░░░░░░░░░░                                              ░░░░░░░░░░░░░░▒▒▒▒▒▒▒▒▒▒▒▒▒▒▒▒▒▒▓▓▓▓▓▓▓▓▓▓▓▓▓▓▓▓▓▓
▓▓▓▓████▓▓▒▒▒▒▒▒▒▒▒▒▒▒▒▒▒▒▒▒░░▒▒▒▒░░░░░░░░░░░░░░░░░░░░░░░░░░░░░░░░░░░░░░░░░░░░░░░░░░░░░░░░░░░░░░░░░░░░░░░░░░░░░░                                                            ░░░░░░░░░░▒▒▒▒▒▒▒▒▒▒▒▒▒▒▒▒▓▓▓▓▓▓▓▓▓▓▓▓▓▓▓▓▓▓▓▓
▒▒▓▓██████▒▒▒▒▓▓▒▒▒▒▒▒▒▒▒▒▒▒▒▒▒▒▒▒▒▒▒▒▒▒░░░░░░░░░░░░░░░░░░░░░░░░░░░░░░░░░░░░░░░░░░░░░░░░░░░░░░░░░░░░░░░░  ░░░░░░                                                              ░░░░░░▒▒▒▒▒▒▒▒▒▒▒▒▓▓▓▓▓▓▓▓▓▓▓▓▓▓▓▓▓▓████████
▓▓▓▓██████▒▒▒▒▒▒▓▓▒▒▒▒▒▒▒▒▒▒▒▒▒▒▒▒▒▒▒▒▒▒░░░░░░░░░░░░░░░░░░░░░░░░░░░░░░░░░░░░░░░░░░░░░░░░░░░░░░░░░░░░░░        ░░                                                                ░░░░▒▒▒▒▒▒▓▓▓▓▓▓▓▓▓▓▓▓▓▓▓▓▓▓▓▓▓▓▓▓▓▓▓▓▓▓▓▓
▓▓▓▓▓▓▓▓██▓▓▒▒▒▒▒▒▒▒▒▒▒▒▒▒▒▒▒▒▒▒▒▒▒▒▒▒░░░░░░░░░░░░░░░░░░░░░░░░░░░░░░░░░░▒▒▒▒░░░░░░░░░░░░░░░░░░░░░░░░░░                                                                          ░░░░▒▒▒▒▒▒▓▓▒▒▓▓▓▓▓▓▓▓▓▓▓▓▓▓▓▓▓▓▓▓▓▓▓▓▓▓▓▓
▓▓▓▓▓▓▓▓▓▓▓▓▒▒▒▒▒▒▒▒▒▒▒▒▒▒▒▒░░░░░░░░▒▒░░░░░░░░░░░░░░░░░░░░░░░░░░░░░░░░░░▒▒░░░░░░░░░░░░░░░░░░░░░░░░░░                                                                              ░░▒▒▒▒▒▒▓▓▓▓▓▓▓▓▓▓▓▓▓▓▓▓▓▓▓▓▓▓▓▓▓▓▓▓▓▓██
▒▒▒▒▓▓▓▓▓▓▓▓▒▒▒▒▒▒▒▒▒▒▒▒▒▒▒▒▒▒▒▒▒▒░░▒▒▒▒░░░░░░░░░░░░░░░░░░░░░░░░░░░░▒▒▒▒▒▒░░░░░░░░░░░░░░░░░░░░░░░░░░                          ░░                                                  ▒▒▒▒▒▒▓▓▓▓▓▓▓▓▓▓▓▓▓▓▓▓▓▓████████████████
▒▒▒▒▒▒▒▒▓▓▓▓▒▒▒▒▒▒▒▒▒▒▒▒▒▒▒▒▓▓▒▒▒▒▒▒▒▒░░░░░░░░░░░░░░░░░░░░░░░░░░░░░░░░░░▒▒▒▒░░░░░░░░░░░░░░░░░░░░░░░░          ░░                                            ░░░░░░░░        ░░▒▒▒▒▒▒▒▒▓▓▓▓▓▓▓▓▓▓▓▓▓▓▓▓▓▓▓▓▓▓▓▓▓▓▓▓▓▓▓▓▓▓▓▓
▒▒▒▒▒▒██████▓▓▒▒▒▒▒▒▒▒▒▒▒▒▒▒▓▓▒▒▒▒▒▒▒▒▒▒▒▒▒▒▒▒▒▒▒▒░░▒▒▒▒░░░░░░░░░░░░░░░░▒▒▒▒▒▒▒▒▒▒░░░░░░░░░░░░░░░░░░░░                        ░░░░    ░░░░░░    ░░▒▒▒▒░░▒▒░░░░░░░░▒▒▒▒▒▒▒▒▒▒▒▒▒▒▒▒▓▓▓▓▓▓▓▓▓▓▓▓▓▓▓▓▓▓▓▓▓▓▓▓▓▓▓▓▓▓▓▓▓▓▓▓▓▓▓▓
▒▒▒▒▓▓████████▒▒▒▒▒▒▒▒▒▒▒▒▒▒▒▒▒▒▒▒▒▒▒▒░░░░▒▒▒▒▒▒▒▒▒▒░░░░▒▒▒▒▒▒▒▒▒▒▒▒░░▒▒▒▒▒▒▒▒░░░░░░░░▒▒▒▒▓▓▒▒▓▓▒▒▒▒▒▒▒▒▒▒▒▒▒▒▒▒▒▒▒▒▒▒▒▒▒▒▒▒▒▒  ░░    ░░░░  ░░  ░░░░░░░░░░░░▒▒▒▒░░▒▒▒▒▒▒▒▒▒▒▒▒▒▒▓▓▓▓▓▓▓▓▓▓▓▓▓▓██▓▓████████▓▓████▓▓▓▓▓▓▓▓▓▓
▒▒▓▓██████████▓▓▒▒▒▒▒▒▒▒▓▓▒▒▒▒▒▒▒▒▒▒▒▒░░░░░░▒▒░░░░▒▒▒▒▒▒▒▒▒▒▒▒▒▒▒▒▒▒▒▒▒▒▒▒▒▒▒▒▒▒▒▒▒▒▒▒▒▒▒▒░░░░░░  ░░    ░░    ░░      ░░        ░░    ░░░░  ░░░░░░▒▒▒▒░░▒▒▒▒░░░░▒▒▒▒▒▒▒▒▒▒▒▒▒▒▓▓▓▓▓▓▓▓▓▓▓▓▓▓████████████████████▓▓▓▓▓▓▓▓▓▓
▓▓▓▓████████████▓▓▓▓▒▒▒▒▓▓▒▒▒▒▒▒▒▒▒▒▒▒▒▒░░░░▒▒░░░░▒▒░░░░▒▒░░▒▒▒▒▒▒▒▒▒▒▒▒▒▒░░▒▒▒▒▒▒▒▒▒▒▒▒░░░░░░░░░░░░░░░░░░░░░░░░░░░░░░░░░░░░░░░░░░  ░░░░░░░░░░░░▒▒████▒▒▒▒▒▒▒▒▓▓▒▒▒▒▒▒▒▒▒▒▒▒▒▒▓▓▓▓▓▓▓▓▓▓▓▓██████████████████▓▓▓▓▓▓▓▓▓▓▓▓▓▓
▓▓▓▓████▓▓▓▓████████▒▒▒▒▒▒▒▒▒▒▒▒▒▒▒▒▒▒▒▒░░░░▒▒░░░░▒▒░░░░▒▒░░░░▒▒░░░░▒▒░░▒▒░░▒▒░░▒▒░░░░░░░░░░░░░░  ░░    ░░░░  ░░      ░░        ░░      ░░  ░░░░▓▓████▒▒▒▒▒▒▒▒▓▓▓▓▒▒▒▒▒▒▒▒▒▒▒▒▓▓▓▓▓▓▓▓▓▓████████████████▓▓▓▓▓▓▓▓▓▓▓▓▓▓▓▓▓▓
▓▓▓▓▓▓▓▓▓▓▓▓▓▓▓▓████▒▒▒▒▓▓▒▒▒▒▒▒▒▒▒▒▒▒▒▒▒▒▒▒▒▒▒▒░░▒▒░░░░▒▒░░░░▒▒░░░░▒▒░░▒▒▒▒▓▓░░▒▒░░░░░░░░░░░░░░░░░░    ░░    ░░      ░░        ░░    ░░  ░░▒▒▒▒▓▓████▒▒▒▒▒▒▒▒▒▒▓▓▒▒▒▒▒▒▒▒░░░░░░░░▒▒▒▒▓▓████████▓▓▓▓▓▓▓▓▓▓▓▓▓▓▓▓▓▓▓▓▓▓▓▓▓▓
▓▓▓▓▓▓▓▓▓▓▓▓██▓▓████▓▓██▓▓▒▒▒▒▒▒▒▒░░░░░░░░▒▒▓▓▓▓▓▓▓▓▓▓▓▓▓▓▓▓▓▓▓▓▓▓▒▒▒▒░░▓▓░░▓▓░░░░  ░░░░░░░░░░░░░░▒▒  ▒▒▒▒▒▒▒▒▓▓▓▓▓▓▒▒▒▒▒▒▒▒▒▒▒▒▓▓▒▒▒▒▒▒▒▒▓▓▓▓▓▓▓▓████▒▒▒▒▒▒▒▒▓▓▒▒▓▓▓▓▓▓▓▓▓▓▒▒░░░░░░▒▒▒▒▓▓████▓▓▓▓▓▓▓▓▓▓▓▓▓▓▓▓▓▓▓▓▓▓▓▓▓▓▓▓
▒▒▒▒▓▓▓▓▓▓▓▓▓▓████████████▒▒▒▒▒▒▒▒░░░░▒▒░░░░░░░░░░░░▓▓▓▓▓▓▓▓▓▓▓▓▓▓▓▓▓▓▓▓▓▓▓▓▓▓▓▓▓▓▓▓▓▓▓▓▓▓▓▓▓▓▓▓▓▓▓▓▓▓▓▓▓▓▓▓▓▓▓▓▓▓▓▓▓▓▓▓▓▓▓▓▓▓▓▓▓▓██▓▓▓▓▓▓▓▓▓▓▓▓▓▓████▒▒▓▓▒▒▒▒▓▓▓▓▒▒▒▒▒▒▒▒▒▒▒▒▒▒▒▒░░░░▒▒▓▓▓▓██▓▓▓▓▓▓▓▓▓▓▓▓▓▓▓▓▓▓▓▓▓▓▓▓▓▓▓▓
▒▒▒▒▒▒▒▒▓▓▒▒▓▓▓▓▓▓████████▒▒▒▒▒▒▒▒▒▒░░▒▒░░▒▒░░░░▒▒▒▒▒▒░░░░░░▒▒▒▒░░▒▒▒▒▒▒▒▒▒▒░░░░░░▒▒▒▒▓▓▓▓▓▓▓▓▓▓▓▓▓▓▓▓▓▓▓▓▓▓▓▓▓▓▓▓▒▒▒▒▒▒▒▒░░░░░░░░░░░░░░░░░░░░▒▒▓▓████▓▓▓▓▒▒▒▒▒▒▒▒▒▒▒▒▒▒▒▒▒▒▒▒░░░░░░░░░░▒▒▓▓▓▓▓▓▓▓▓▓▓▓▓▓▓▓▓▓▓▓▓▓▓▓▓▓▓▓▓▓▓▓
▒▒▒▒▒▒▒▒▓▓▒▒▓▓▓▓▓▓▓▓██████▒▒▒▒▒▒▒▒▒▒▒▒▒▒▒▒░░▒▒░░▒▒▓▓▒▒▒▒▒▒░░░░░░░░░░░░░░░░░░░░░░░░░░  ░░░░░░░░░░░░░░░░  ░░  ░░░░░░░░░░░░░░░░░░░░░░░░░░░░░░░░░░▓▓▓▓██▓▓▓▓▒▒▒▒▒▒▒▒▒▒▒▒▒▒░░░░░░░░░░░░░░░░░░▒▒▓▓▓▓▓▓▓▓▓▓▓▓▓▓██▓▓▓▓▓▓▓▓▓▓▓▓▓▓▓▓
▒▒▒▒▒▒▒▒▓▓▓▓▓▓▓▓▓▓██████████▓▓▒▒▒▒▒▒▒▒▒▒▒▒▒▒▒▒▒▒▒▒▓▓▒▒▒▒▒▒░░░░░░░░░░░░  ░░░░░░░░░░░░░░░░░░░░░░░░░░░░░░░░░░░░░░░░░░░░░░░░░░░░░░░░░░░░░░░░░░░░▒▒▓▓▓▓▒▒▓▓▓▓▓▓▒▒▒▒▒▒▒▒▒▒▒▒░░▒▒░░░░░░░░░░▒▒░░▒▒▓▓▓▓▓▓▓▓▓▓▓▓▓▓██▓▓▓▓▓▓▓▓▓▓▓▓▓▓▓▓
▒▒▒▒▒▒▒▒▓▓▓▓▓▓▓▓▓▓██████▓▓██▓▓▒▒▒▒▒▒▒▒▒▒▒▒▒▒▒▒▒▒▒▒▓▓▓▓▒▒▒▒▒▒░░░░░░░░░░░░░░░░░░░░░░░░░░░░░░  ░░░░░░░░░░░░░░░░░░░░░░░░░░░░░░░░░░░░░░░░░░░░░░▒▒▓▓▓▓░░░░▒▒▓▓▓▓▒▒▒▒▒▒▒▒▒▒▒▒▒▒░░▒▒░░░░░░░░░░░░▒▒▒▒▓▓▓▓▓▓▒▒▓▓▓▓▓▓▓▓▓▓▓▓▓▓▓▓▓▓▓▓▓▓
▒▒▒▒▒▒▒▒▓▓▓▓▓▓▓▓▓▓██████████▒▒▒▒▒▒▒▒▒▒▒▒▒▒▒▒▒▒▒▒▒▒▓▓▓▓▒▒▒▒▒▒░░░░░░░░░░░░░░░░░░░░░░░░░░░░░░░░░░░░  ░░░░░░░░░░░░░░░░░░░░░░░░░░░░░░░░░░░░░░░░▒▒▓▓▓▓▒▒▒▒▓▓▓▓▓▓▒▒▒▒▒▒▒▒▒▒▒▒░░░░░░▒▒▓▓▒▒░░▓▓▓▓▓▓▒▒▓▓▓▓▓▓▓▓▓▓▓▓▓▓██▓▓▓▓▓▓▓▓▓▓▓▓▓▓
▒▒▒▒▒▒▒▒▓▓▓▓▓▓▓▓████████████▒▒▒▒▒▒▒▒▒▒▓▓▒▒▒▒▒▒▒▒▒▒▓▓▓▓▒▒▒▒▒▒░░░░░░░░░░░░░░░░░░░░░░░░░░░░░░░░░░░░░░░░░░░░░░░░░░░░░░░░░░░░░░░░░░░░░░░░░░░░░░▒▒▓▓▓▓▓▓▓▓▓▓▓▓▓▓▒▒▒▒▒▒▒▒▒▒▒▒░░░░▓▓▓▓▓▓▓▓▒▒░░▓▓▓▓▓▓▒▒▓▓▒▒▓▓▓▓▓▓▓▓██▓▓▓▓▓▓▓▓▓▓▓▓▓▓
▒▒▒▒▒▒▓▓▒▒▓▓▓▓▓▓▓▓██████████▒▒▒▒▒▒▒▒▒▒▓▓▓▓▓▓▒▒▒▒▒▒▒▒▓▓▓▓▒▒▒▒░░░░░░░░░░░░░░░░░░░░░░░░░░░░░░░░░░░░░░░░░░░░░░░░░░░░░░░░░░░░░░░░░░░░░░░░░░░░░░▒▒▓▓▓▓▓▓██▓▓▒▒▒▒▒▒▒▒▒▒▒▒▓▓▓▓▓▓▓▓▓▓▓▓▓▓▓▓▓▓▓▓▓▓▓▓▓▓▒▒▒▒▒▒▒▒▓▓▓▓▓▓▓▓██▓▓▓▓▓▓▓▓▓▓▓▓
▒▒▒▒▓▓▓▓▓▓▓▓▓▓▓▓▓▓▓▓██▓▓▓▓██████▒▒▒▒▒▒▒▒▓▓▓▓▒▒▒▒▒▒▒▒▒▒▓▓▓▓▓▓░░░░░░░░░░░░░░░░░░░░░░░░░░░░░░░░░░░░░░░░░░░░░░░░░░░░░░░░░░░░░░░░░░░░░░░░░░░░░░▒▒▓▓▓▓██▓▓▒▒▒▒▒▒▒▒▒▒▒▒▒▒▓▓▓▓▓▓▓▓▓▓▓▓▓▓▓▓▓▓▓▓▓▓▓▓▓▓▒▒▒▒▒▒▒▒▓▓▓▓▓▓▓▓▓▓▓▓▓▓▓▓▓▓▓▓▓▓
▒▒▒▒▒▒▓▓▓▓▓▓▒▒▒▒▓▓▓▓▓▓▓▓▓▓▓▓▓▓▓▓▓▓▓▓▒▒▒▒▒▒▒▒▒▒▒▒▒▒▒▒▒▒▓▓▓▓░░░░░░░░░░░░░░░░░░░░░░░░░░░░░░░░░░░░░░░░░░░░░░░░░░░░░░░░░░░░░░░░░░░░░░░░░░░░▒▒██████▓▓██▓▓▓▓▓▓▒▒▒▒▒▒▒▒▒▒▒▒▓▓▓▓▓▓▓▓▓▓▓▓▓▓▒▒▓▓▓▓▓▓▓▓▒▒▒▒▒▒▓▓▒▒▒▒▓▓▓▓▓▓▓▓▓▓▓▓▓▓▓▓▓▓
▒▒▒▒▒▒▒▒▒▒▓▓▓▓▓▓▓▓▓▓▓▓▓▓▒▒▓▓▒▒▓▓▓▓▓▓▓▓▒▒▒▒▒▒▒▒▒▒▒▒▒▒▒▒▓▓▒▒░░░░░░░░░░░░░░░░░░░░░░░░░░░░░░░░░░░░░░░░░░░░░░░░░░░░░░░░░░░░░░░░░░░░░░░░░░▒▒▓▓▓▓██████▓▓▓▓▓▓▓▓▓▓▒▒▒▒▒▒▒▒▒▒▒▒▒▒▓▓▓▓▓▓▒▒▒▒▒▒▒▒▒▒▒▒▒▒▒▒▒▒▒▒▓▓▓▓▓▓▓▓▓▓▓▓██▓▓▓▓▓▓▓▓▓▓
▒▒▒▒▒▒▒▒▒▒▒▒▒▒▒▒▒▒▒▒▒▒▓▓▒▒▒▒▒▒▓▓▓▓██▓▓░░░░▒▒▒▒▒▒▒▒▒▒▒▒▒▒▒▒░░░░░░░░░░░░░░░░░░░░░░░░░░░░░░░░░░░░░░░░░░░░░░░░░░░░░░░░░░░░░░░░░░░░░░░░▒▒██▓▓▓▓████▓▓▓▓▓▓▓▓▓▓▓▓▓▓▒▒▒▒▒▒▒▒▒▒▒▒▒▒▓▓▓▓▒▒▒▒▒▒▒▒▒▒▒▒▒▒▒▒▒▒▒▒▒▒▓▓▓▓▓▓▓▓▓▓████▓▓▓▓▓▓▓▓
▒▒░░░░▒▒░░▒▒▒▒▒▒▒▒▒▒▒▒▒▒▒▒▒▒▓▓▓▓▓▓██▒▒░░░░▒▒▒▒▒▒▒▒▒▒▒▒▓▓▒▒░░░░░░░░░░░░░░░░░░░░░░░░░░░░  ░░░░░░░░░░░░░░░░░░░░░░░░░░░░░░░░░░░░░░░░░░▒▒██▓▓▓▓████▓▓██▓▓▓▓▓▓▒▒▓▓▒▒▒▒▒▒▒▒▓▓▓▓▓▓▒▒▒▒▒▒▒▒▒▒▒▒▒▒▒▒▒▒▒▒▒▒▒▒▒▒▒▒▓▓▓▓▓▓▓▓████▓▓▓▓▓▓▓▓
░░▒▒▒▒░░░░░░░░▒▒▒▒▒▒▒▒▒▒▒▒▒▒▓▓▓▓▓▓██▓▓▒▒░░░░▒▒▒▒▒▒▒▒▒▒▒▒░░░░░░░░░░░░░░░░░░░░░░░░░░░░        ░░░░░░░░░░░░░░░░░░░░░░░░░░░░░░░░░░░░░░░░██▓▓▓▓██████▓▓▓▓▓▓▓▓▓▓▓▓▓▓▒▒▒▒▓▓▓▓▒▒▓▓▒▒▒▒▒▒▒▒▒▒▒▒▒▒▒▒▒▒▒▒▒▒▒▒▒▒▒▒▒▒▓▓▓▓▓▓▓▓██▓▓▓▓▓▓▓▓
▒▒▒▒░░░░▒▒░░▒▒░░░░░░░░▒▒▒▒▒▒▓▓▓▓▒▒▓▓▓▓▓▓▒▒░░▒▒▒▒▒▒▒▒░░░░░░░░░░░░░░░░░░░░░░░░                    ░░░░░░░░░░░░░░░░░░░░░░░░░░░░░░░░░░░░██▓▓▓▓▓▓████▓▓▓▓▓▓▓▓▓▓▓▓▓▓▓▓▒▒▒▒▒▒▒▒▓▓▓▓▒▒▒▒▓▓▒▒▓▓▓▓▒▒▒▒▒▒▒▒▒▒▒▒▓▓▓▓▓▓▓▓▓▓▓▓▓▓▓▓▓▓▓▓▓▓
▒▒▒▒▒▒▒▒░░▒▒░░▒▒░░░░░░▒▒▒▒▒▒▒▒▒▒▒▒▓▓▓▓▓▓▒▒▒▒▒▒▒▒▒▒▒▒▒▒░░░░░░░░░░░░░░░░░░░░░░                        ▒▒░░░░░░░░░░░░░░░░░░░░░░░░░░░░░░██▓▓▓▓▓▓████▓▓▓▓▓▓▒▒▓▓▓▓▒▒▒▒▒▒▒▒▒▒▒▒▓▓▓▓▒▒▒▒▓▓▒▒▒▒▒▒▒▒▒▒▒▒▒▒▒▒▒▒▓▓▓▓▓▓▓▓▓▓▓▓▓▓▓▓▓▓▓▓▓▓
░░░░▒▒░░▒▒░░░░▒▒░░░░░░▒▒░░▒▒▒▒▒▒▓▓▓▓▓▓██▓▓▓▓▒▒▒▒▒▒░░░░░░░░░░░░░░░░░░░░░░░░░░                        ░░░░░░░░░░░░░░░░░░░░░░░░░░░░░░░░▒▒▓▓▓▓▓▓████▓▓▓▓▓▓▓▓▓▓▓▓▓▓▒▒▒▒▒▒▒▒▒▒▒▒▓▓▒▒▒▒▓▓▒▒▒▒▒▒▒▒▒▒▒▒▒▒▓▓▒▒▓▓▓▓▓▓▓▓▓▓▓▓██▓▓▓▓▓▓▓▓
░░░░░░▒▒▒▒░░░░░░░░░░░░░░░░░░▒▒▒▒▒▒▓▓▓▓▓▓██▓▓▒▒▒▒▒▒░░░░░░░░░░░░░░░░░░░░░░░░░░                          ░░░░░░░░░░░░░░░░░░░░░░░░░░░░░░▒▒▓▓▓▓▓▓████▓▓▓▓▓▓▓▓▓▓▓▓▓▓▓▓▒▒▒▒▒▒▒▒▒▒▓▓▒▒▒▒▓▓▒▒▒▒▒▒▒▒▒▒▒▒▒▒▓▓▓▓▓▓▓▓▓▓▓▓▓▓▓▓▓▓▓▓▓▓▓▓▓▓
░░░░▒▒▒▒░░▒▒░░▒▒░░▒▒░░▒▒░░▒▒▒▒▒▒▒▒▓▓▓▓▓▓▓▓▓▓▒▒▒▒▒▒░░░░░░░░░░░░░░░░░░░░░░░░░░░░        ░░                  ░░░░░░░░░░░░░░░░░░░░░░░░░░▒▒▓▓▓▓▓▓▓▓██▓▓▓▓▓▓▓▓▓▓▓▓▓▓▓▓▒▒▓▓▒▒▒▒▒▒▓▓▒▒▒▒▒▒▒▒▒▒▓▓▒▒▒▒▒▒▓▓▓▓▓▓▓▓▓▓▓▓▓▓▓▓▓▓▓▓▓▓▓▓▓▓▓▓
▒▒▒▒▒▒▓▓▒▒▒▒░░▒▒░░▒▒▓▓░░▒▒░░▒▒▒▒▒▒▒▒▓▓▓▓▓▓▓▓▒▒▒▒▒▒░░░░░░░░░░░░░░░░░░░░░░░░░░░░░░░░░░░░░░░░░░░░░░░░░░░░░░░░░░░░░░░░░░░░░░░░░░░░░░░░░░▓▓▓▓▓▓▓▓▓▓██▓▓▓▓▓▓▓▓▒▒▒▒▓▓▓▓▒▒▓▓▒▒▒▒▒▒▓▓▓▓▒▒▒▒▒▒▒▒▓▓▒▒▒▒▓▓▓▓▓▓▓▓▓▓▓▓▓▓▓▓▓▓▓▓▓▓▓▓▓▓▓▓▓▓
░░▓▓▓▓▓▓░░▓▓▓▓▒▒░░░░▒▒▓▓░░▓▓▒▒▒▒▒▒▓▓▓▓▓▓██▓▓▒▒▒▒▒▒▒▒░░░░░░░░░░░░░░░░░░░░░░░░░░░░░░░░░░░░░░░░░░░░░░░░░░░░░░░░░░░░░░░░░░░░░░░░░░░░░░░░██▓▓▓▓▓▓▓▓▓▓▓▓▓▓▓▓▓▓▓▓▓▓▓▓▓▓▓▓▓▓▓▓▒▒▒▒▒▒▒▒▒▒▒▒▒▒▒▒▓▓▒▒▓▓▓▓▓▓▓▓▓▓▓▓▓▓▓▓▓▓▓▓▓▓▓▓▓▓▓▓▓▓▓▓
▒▒▒▒▒▒▒▒▒▒▒▒▒▒▒▒▒▒░░▒▒▒▒▒▒▒▒▒▒▒▒▒▒▓▓▓▓▓▓▓▓▓▓▒▒▒▒▒▒▓▓░░░░░░░░░░░░░░░░░░░░░░░░░░░░░░░░░░░░░░░░░░░░░░░░░░░░░░░░░░░░░░░░░░░░░░░░░░░░░░░░██▓▓▓▓▓▓▓▓██▓▓▓▓▓▓▓▓▓▓▓▓▓▓▓▓▓▓▓▓▓▓▓▓▓▓▓▓▓▓▒▒▒▒▒▒▒▒▓▓▓▓▓▓▓▓▓▓▓▓▓▓▓▓▓▓▓▓▓▓▓▓▓▓▓▓▓▓▓▓▓▓▓▓
▓▓▒▒▒▒▒▒▒▒▒▒▒▒▒▒▒▒▒▒▒▒▒▒▒▒▒▒▒▒▒▒▒▒▓▓▓▓▓▓▓▓▓▓▒▒▒▒▒▒▓▓░░░░░░░░░░░░░░░░░░░░░░░░░░░░░░░░░░░░░░░░░░░░░░░░░░░░░░░░░░░░░░░░░░░░░░░░░░░░░░▓▓▓▓▓▓▓▓▓▓▓▓████▓▓▓▓▓▓▓▓▓▓▓▓▒▒▒▒▒▒▒▒▓▓▓▓▓▓▓▓▓▓▒▒▒▒▒▒▓▓▓▓▓▓▓▓▓▓▓▓▓▓▓▓▓▓▓▓▓▓▓▓██▓▓▓▓▓▓██▓▓
▓▓▒▒▒▒▒▒▒▒▒▒▓▓▓▓▒▒▒▒▒▒▓▓▓▓▓▓▒▒▒▒▒▒▓▓▓▓▓▓██▓▓▒▒▒▒▒▒▓▓░░░░░░░░░░░░░░░░░░░░░░░░░░░░░░░░░░░░░░░░░░░░░░░░░░░░░░░░░░░░░░░░░░░░░░░░░░░░▒▒██▓▓▓▓▓▓▓▓▓▓██▓▓▓▓▓▓▒▒▓▓▒▒▒▒▒▒▒▒▒▒▒▒▒▒▒▒▒▒▓▓▒▒▒▒▒▒▒▒▓▓▓▓▓▓▓▓▓▓▓▓▓▓▓▓▓▓▓▓▓▓▓▓▓▓▓▓▓▓▓▓▓▓▓▓
▒▒▒▒▓▓▒▒▒▒▒▒▓▓▓▓▓▓▒▒▓▓▓▓▓▓▓▓▒▒▒▒▒▒▒▒▓▓▓▓██▓▓▒▒▒▒▓▓▓▓░░░░░░░░░░░░░░░░░░░░░░░░░░░░░░░░░░░░░░░░░░░░░░░░░░░░░░░░░░░░░░░░░░░░░░░░░░░░▓▓██▓▓▓▓▓▓▓▓▓▓████▓▓▓▓▒▒▒▒▒▒▒▒▒▒▒▒▒▒▒▒▒▒▒▒▒▒▓▓▒▒▒▒▒▒▒▒▓▓▓▓▓▓▓▓▓▓▓▓▓▓▓▓▓▓▓▓▓▓▓▓▓▓▓▓▓▓▓▓▓▓▓▓
▒▒▒▒▓▓▓▓▓▓▒▒▒▒▒▒▒▒▒▒▓▓▓▓▓▓▓▓▓▓▒▒▓▓▓▓▓▓▓▓██▓▓▒▒▒▒▓▓▓▓░░░░░░░░░░░░░░░░░░░░░░░░░░░░░░░░░░░░░░░░░░░░░░░░░░░░░░░░░░░░░░░░░░░░░░░░░░░░▓▓██▓▓▓▓▓▓▓▓▓▓▓▓█
copy to clipboard 👍 upvote 👎 downvote fill: spaces toggle palette ▓→✊🏽
▒▒▒▒▒▒▒▒▒▒▒▒▒▒▒▒▒▒▒▒▒▒▒▒▒▒▒▒▒▒▒▒▒▒▒▒▒▒▒▒▒▒▒▒▒▒▒▒▒▒▒▒▒▒▒▒▒▒▒▒▒▒▒▒▒▒▒▒▒▒▒▒▒▒▒▒▒▒▒▒▒▒▒▒▒▒▒▒▒▒▒▒▒▒▒▒▒▒▒▒▒▒▒▒▒▒▒▒▒▒▒▒▒▒▒▒▒▒▒▒▒▒▒▒▒▒▒▒▒▒▒▒▒▒▒▒▒▒▒▒▒▒▒▒▒▒▒▒▒▒▒▒▒▒▒▒▒▒▒▒▒▒▒▒▒▒▒▒▒▒▒▒▒▒▒▒▒▒▒▒▒▒▒▒▒▒▒▒▒▒▒▒▒▒▒▒▒▒▒▒▒▒▒▒▒▒▒▒▒▒▒▒▒▒▒▒▒▒▒▒▒▒▒▒▒▒▒▒▒▒▒▒▒▒▒▒▒▒▒▒▒▒▒▒▒▒▒▒▒▒▒▒▒▒▒▒
▒▒▒▒▒▒▒▒▒▒▒▒▒▒▒▒▒▒▒▒▒▒▒▒▒▒▒▒▒▒▒▒▒▒▒▒▒▒▒▒▒▒▒▒▒▒▒▒▒▒▒▒▒▒▒▒▒▒▒▒▒▒▒▒▒▒▒▒▒▒▒▒▒▒▒▒▒▒▒▒▒▒▒▒▒▒▒▒▒▒▒▒▒▒▒▒▒▒▒▒▒▒▒▒▒▒▒▒▒▒▒▒▒▒▒▒▒▒▒▒▒▒▒▒▒▒▒▒▒▒▒▒▒▒▒▒▒▒▒▒▒▒▒▒▒▒▒▒▒▒▒▒▒▒▒▒▒▒▒▒▒▒▒▒▒▒▒▒▒▒▒▒▒▒▒▒▒▒▒▒▒▒▒▒▒▒▒▒▒▒▒▒▒▒▒▒▒▒▒▒▒▒▒▒▒▒▒▒▒▒▒▒▒▒▒▒▒▒▒▒▒▒▒▒▒▒▒▒▒▒▒▒▒▒▒▒▒▒▒▒▒▒▒▒▒▒▒▒▒▒▒▒▒▒▒▒
▒▒▒▒▒▒▒▒▒▒▒▒▒▒▒▒▒▒▒▒▒▒▒▒▒▒▒▒▒▒▒▒▒▒▒▒▒▒▒▒▒▒▒▒▒▒▒▒▒▒▒▒▒▒▒▒▒▒▒▒▒▒▒▒▒▒▒▒▒▒▒▒▒▒▒▒▒▒▒▒▒▒▒▒▒▒▒▒▒▒▒▒▒▒▒▒▒▒▒▒▒▒▒▒▒▒▒▒▒▒▒▒▒▒▒▒▒▒▒▒▒▒▒▒▒▒▒▒▒▒▒▒▒▒▒▒▒▒▒▒▒▒▒▒▒▒▒▒▒▒▒▒▒▒▒▒▒▒▒▒▒▒▒▒▒▒▒▒▒▒▒▒▒▒▒▒▒▒▒▒▒▒▒▒▒▒▒▒▒▒▒▒▒▒▒▒▒▒▒▒▒▒▒▒▒▒▒▒▒▒▒▒▒▒▒▒▒▒▒▒▒▒▒▒▒▒▒▒▒▒▒▒▒▒▒▒▒▒▒▒▒▒▒▒▒▒▒▒▒▒▒▒▒▒▒▒
▒▒▒▒▒▒▒▒▒▒▒▒▒▒▒▒▒▒▒▒▒▒▒▒▒▒▒▒▒▒▒▒▒▒▒▒▒▒▒▒▒▒▒▒▒▒▒▒▒▒▒▒▒▒▒▒▒▒▒▒▒▒▒▒▒▒▒▒▒▒▒▒▒▒▒▒▒▒▒▒▒▒▒▒▒▒▒▒▒▒▒▒▒▒▒▒▒▒▒▒▒▒▒▒▒▒▒▒▒▒▒▒▒▒▒▒▒▒▒▒▒▒▒▒▒▒▒▒▒▒▒▒▒▒▒▒▒▒▒▒▒▒▒▒▒▒▒▒▒▒▒▒▒▒▒▒▒▒▒▒▒▒▒▒▒▒▒▒▒▒▒▒▒▒▒▒▒▒▒▒▒▒▒▒▒▒▒▒▒▒▒▒▒▒▒▒▒▒▒▒▒▒▒▒▒▒▒▒▒▒▒▒▒▒▒▒▒▒▒▒▒▒▒▒▒▒▒▒▒▒▒▒▒▒▒▒▒▒▒▒▒▒▒▒▒▒▒▒▒▒▒▒▒▒▒▒
▒▒▒▒▒▒▒▒▒▒▒▒▒▒▒▒▒▒▒▒▒▒▒▒▒▒▒▒▒▒▒▒▒▒▒▒▒▒▒▒▒▒▒▒▒▒▒▒▒▒▒▒▒▒▒▒▒▒▒▒▒▒▒▒▒▒▒▒▒▒▒▒▒▒▒▒▒▒▒▒▒▒▒▒▒▒▒▒▒▒▒▒▒▒▒▒▒▒▒▒▒▒▒▒▒▒▒▒▒▒▒▒▒▒▒▒▒▒▒▒▒▒▒▒▒▒▒▒▒▒▒▒▒▒▒▒▒▒▒▒▒▒▒▒▒▒▒▒▒▒▒▒▒▒▒▒▒▒▒▒▒▒▒▒▒▒▒▒▒▒▒▒▒▒▒▒▒▒▒▒▒▒▒▒▒▒▒▒▒▒▒▒▒▒▒▒▒▒▒▒▒▒▒▒▒▒▒▒▒▒▒▒▒▒▒▒▒▒▒▒▒▒▒▒▒▒▒▒▒▒▒▒▒▒▒▒▒▒▒▒▒▒▒▒▒▒▒▒▒▒▒▒▒▒▒▒
▒▒▒▒▒▒▒▒▒▒▒▒▒▒▒▒▒▒▒▒▒▒▒▒▒▒▒▒▒▒▒▒▒▒▒▒▒▒▒▒▒▒▒▒▒▒▒▒▒▒▒▒▒▒▒▒▒▒▒▒▒▒▒▒▒▒▒▒▒▒▒▒▒▒▒▒▒▒▒▒▒▒▒▒▒▒▒▒▒▒▒▒▒▒▒▒▒▒▒▒▒▒▒▒▒▒▒▒▒▒▒▒▒▒▒▒▒▒▒▒▒▒▒▒▒▒▒▒▒▒▒▒▒▒▒▒▒▒▒▒▒▒▒▒▒▒▒▒▒▒▒▒▒▒▒▒▒▒▒▒▒▒▒▒▒▒▒▒▒▒▒▒▒▒▒▒▒▒▒▒▒▒▒▒▒▒▒▒▒▒▒▒▒▒▒▒▒▒▒▒▒▒▒▒▒▒▒▒▒▒▒▒▒▒▒▒▒▒▒▒▒▒▒▒▒▒▒▒▒▒▒▒▒▒▒▒▒▒▒▒▒▒▒▒▒▒▒▒▒▒▒▒▒▒▒▒
▒▒▒▒▒▒▒▒▒▒▒▒▒▒▒▒▒▒▒▒▒▒▒▒▒▒▒▒▒▒▒▒▒▒▒▒▒▒▒▒▒▒▒▒▒▒▒▒▒▒▒▒▒▒▒▒▒▒▒▒▒▒▒▒▒▒▒▒▒▒▒▒▒▒▒▒▒▒░░▒▒▒▒▒▒▒▒▒▒▒▒▒▒▒▒▒▒▒▒▒▒▒▒▒▒▒▒▒▒▒▒▒▒▒▒▒▒▒▒▒▒▒▒▒▒▒▒▒▒▒▒▒▒▒▒▒▒▒▒▒▒▒▒▒▒▒▒▒▒▒▒▒▒▒▒▒▒▒▒▒▒▒▒▒▒▒▒▒▒▒▒▒▒▒▒▒▒░░▒▒▒▒▒▒▒▒▒▒▒▒▒▒▒▒▒▒▒▒▒▒▒▒▒▒▒▒▒▒▒▒▒▒▒▒▒▒▒▒▒▒▒▒▒▒▒▒▒▒▒▒▒▒▒▒▒▒▒▒▒▒▒▒▒▒▒▒▒▒▒▒▒▒▒▒
▒▒░░░░▒▒▓▓▒▒▒▒▒▒░░▒▒▒▒▒▒▒▒▒▒▒▒▒▒░░░░░░░░░░░░░░░░░░░░░░░░░░░░░░░░░░░░░░░░░░░░▒▒▒▒░░▒▒░░░░░░░░░░░░░░░░░░░░░░░░░░░░░░▒▒▒▒▒▒░░▒▒▒▒▓▓▒▒▒▒░░░░░░░░░░▒▒▒▒░░░░░░░░░░░░░░░░░░▒▒░░░░░░▓▓▒▒▒▒▒▒▒▒░░░░░░░░░░░░░░▒▒░░░░░░░░░░░░▒▒▒▒▒▒░░░░░░░░░░░░▒▒░░░░▒▒▒▒░░▓▓▒▒▒▒▒▒░░░░░░░░
░░░░░░░░░░  ░░░░░░░░░░░░░░░░░░░░░░░░░░░░░░░░░░░░░░░░░░░░░░░░░░░░░░░░░░░░░░░░░░░░░░░░░░░░░░░░░░░░░░░░░░░░░░░░░░░░░░░░░░░░░░░░░░  ░░░░░░░░░░░░░░░░░░░░░░░░░░░░░░░░░░░░░░░░░░░░░░  ▒▒░░░░░░░░░░░░░░░░░░░░░░░░░░░░░░░░░░░░░░░░░░░░░░░░░░░░░░░░░░░░░░░░  ░░░░░░░░░░░░
░░░░░░░░▒▒▒▒░░░░░░░░░░░░░░░░░░░░░░░░░░░░░░░░░░░░░░░░░░░░░░░░░░░░░░░░░░░░░░░░▒▒▒▒░░░░░░░░░░░░░░░░░░░░░░░░░░░░░░░░░░░░░░░░░░░░▒▒▒▒░░░░░░░░░░░░░░░░░░░░░░░░░░░░░░░░░░░░░░░░░░░░░░▓▓░░░░░░░░░░░░░░░░░░░░░░░░░░░░░░░░░░░░░░░░░░░░░░░░░░░░░░░░░░░░░░░░▒▒▒▒░░░░░░░░░░░░
▒▒░░░░░░▒▒▒▒░░░░▒▒▒▒░░░░░░░░░░░░░░▒▒░░░░░░░░░░░░░░▒▒░░░░░░░░░░░░░░▒▒░░░░░░░░▒▒▒▒░░▒▒░░░░░░░░░░░░░░▒▒▒▒░░░░░░░░░░░░▒▒▒▒░░░░░░░░▒▒░░░░▒▒░░░░░░░░░░░░░░▒▒░░░░░░░░░░░░░░▒▒░░░░░░░░▓▓░░░░▒▒░░░░░░░░░░░░░░▒▒▒▒░░░░░░░░░░░░░░▒▒░░░░░░░░░░░░░░▒▒░░░░░░░░▒▒▒▒░░▒▒░░░░░░░░
▒▒▒▒▒▒▒▒▒▒▒▒▒▒░░▒▒▒▒▒▒▒▒▒▒░░▒▒░░▒▒▒▒▒▒▒▒▒▒░░▒▒░░░░▒▒▒▒░░▒▒░░░░▒▒░░▒▒▒▒░░▒▒░░▒▒▒▒░░▒▒▒▒░░▒▒░░░░▒▒░░▒▒▒▒▒▒▒▒▒▒░░▒▒░░▒▒▒▒▒▒▒▒▒▒░░▒▒░░░░▒▒▒▒▒▒▒▒░░░░▒▒░░▒▒▒▒▒▒▒▒░░░░▒▒░░▒▒▒▒▒▒▒▒░░▓▓▒▒░░▒▒▒▒▒▒▒▒░░░░▒▒░░▒▒▒▒▒▒▒▒▒▒░░░░▒▒░░▒▒▒▒▒▒▒▒░░░░▒▒░░▒▒▒▒░░▒▒░░▒▒▒▒░░▒▒▒▒░░▒▒▒▒
▒▒▒▒▒▒▒▒▒▒▒▒▒▒▒▒▒▒▒▒▒▒▒▒▒▒▒▒▒▒▒▒░░▒▒▒▒▒▒▒▒▒▒▒▒▒▒▒▒▒▒▒▒▒▒▒▒▒▒▒▒▒▒▒▒▒▒▒▒▒▒▒▒▒▒▒▒▒▒▒▒▒▒▒▒▒▒▒▒▒▒▒▒▒▒▒▒▒▒▒▒▒▒▒▒▒▒▒▒▒▒▒▒▒▒▒▒▒▒▒▒▒▒▒▒▒▒▒▒░░▒▒▒▒▒▒▒▒▒▒▒▒▒▒▒▒▒▒▒▒▒▒▒▒▒▒▒▒▒▒▒▒▒▒▒▒▒▒▒▒▒▒▓▓▒▒▒▒▒▒▒▒▒▒▒▒▒▒▒▒▒▒▒▒░░▒▒▒▒▒▒▒▒▒▒▒▒▒▒▒▒▒▒▒▒▒▒▒▒▒▒▒▒▒▒▒▒▒▒▒▒▒▒▒▒▒▒▒▒▒▒▒▒▒▒▒▒▒▒▒▒▒▒
▒▒▒▒▒▒▒▒▒▒▒▒▒▒▒▒▒▒▒▒▒▒▒▒▒▒▒▒▒▒▒▒▒▒▒▒▒▒▒▒▒▒▒▒▒▒▒▒▒▒▒▒▒▒▒▒▒▒▒▒▒▒▒▒▒▒▒▒▒▒▒▒▒▒▒▒▒▒▒▒▒▒▒▒▒▒▒▒▒▒▒▒▒▒▒▒▒▒▒▒▒▒▒▒▒▒▒▒▒▒▒▒▒▒▒▒▒▒▒▒▒▒▒▒▒▒▒▒▒▒▒▒▒▒▒▒▒▒▒▒▒▒▒▒▒▒▒▒▒▒▒▒▒▒▒▒▒▒▒▒▒▒▒▒▒▒▒▒▒▒▒▒▒▒▓▓▒▒▒▒▒▒▒▒▒▒▒▒▒▒▒▒▒▒▒▒▒▒▒▒▒▒▒▒▒▒▒▒▒▒▒▒▒▒▒▒▒▒▒▒▒▒▒▒▒▒▒▒▒▒▒▒▒▒▒▒▒▒▒▒▒▒▒▒▒▒▒▒▒▒▒▒▒▒▒▒
▒▒▒▒▒▒▒▒▒▒▒▒▒▒▒▒▒▒▒▒▒▒▒▒▒▒▒▒▒▒▒▒▒▒▒▒▒▒▒▒▒▒▒▒▒▒▒▒▒▒▒▒▒▒▒▒▒▒▒▒▒▒▒▒▒▒▒▒▒▒▒▒▒▒▒▒▒▒▒▒▒▒▒▒▒▒▒▒▒▒▒▒▒▒▒▒▒▒▒▒▒▒▒▒▒▒▒▒▒▒▒▒▒▒▒▒▒▒▒▒▒▒▒▒▒▒▒▒▒▒▒▒▒▒▒▒▒▒▒▒▒▒▒▒▒▒▒▒▒▒▒▒▒▒▒▒▒▒▒▒▒▒▒▒▒▒▒▒▒▒▒▒▒▒▓▓▒▒▒▒▒▒▒▒▒▒▒▒▒▒▒▒▒▒▒▒▒▒▒▒▒▒▒▒▒▒▒▒▒▒▒▒▒▒▒▒▒▒▒▒▒▒▒▒▒▒▒▒▒▒▒▒▒▒▒▒▒▒▒▒▒▒▒▒▒▒▒▒▒▒▒▒▒▒▒▒
▒▒▒▒▒▒▒▒▒▒▒▒▒▒▒▒▒▒▒▒▒▒▒▒▒▒▒▒▒▒▒▒▒▒▒▒▒▒▒▒▒▒▒▒▒▒▒▒▒▒▒▒▒▒▒▒▒▒▒▒▒▒▒▒▒▒▒▒▒▒▒▒▒▒▒▒▒▒▒▒▒▒▒▒▒▒▒▒▒▒▒▒▒▒▒▒▒▒▒▒▒▒▒▒▒▒▒▒▒▒▒▒▒▒▒▒▒▒▒▒▒▒▒▒▒▒▒▒▒▒▒▒▒▒▒▒▒▒▒▒▒▒▒▒▒▒▒▒▒▒▒▒▒▒▒▒▒▒▒▒▒▒▒▒▒▒▒▒▒▒▒▒▒▒▓▓▒▒▒▒▒▒▒▒▒▒▒▒▒▒▒▒▒▒▒▒▒▒▒▒▒▒▒▒▒▒▒▒▒▒▒▒▒▒▒▒▒▒▒▒▒▒▒▒▒▒▒▒▒▒▒▒▒▒▒▒▒▒▒▒▒▒▒▒▒▒▒▒▒▒▒▒▒▒▒▒
░░░░░░░░▒▒▒▒░░░░░░░░░░░░░░░░░░░░░░░░░░░░░░░░░░░░░░░░░░░░░░░░░░░░░░░░░░░░░░░░▒▒▒▒░░░░░░░░░░░░░░░░░░░░░░░░░░░░░░░░░░░░░░░░░░░░░░▒▒░░░░░░░░░░░░░░░░░░░░░░░░░░░░░░░░░░░░░░░░░░░░░░▓▓▒▒▒▒░░░░░░░░░░░░░░░░░░░░░░░░░░░░░░░░░░░░░░░░░░░░░░░░░░░░░░░░░░░░▒▒▒▒░░░░░░░░░░░░
░░░░░░░░▒▒▒▒░░░░░░░░░░░░░░░░░░░░░░░░░░░░░░░░░░░░░░░░░░░░░░░░░░░░░░░░░░░░░░░░▒▒▒▒░░░░░░░░░░░░░░░░░░░░░░░░░░░░░░░░░░░░░░░░░░░░░░▒▒░░░░░░░░░░░░░░░░░░░░░░░░░░░░░░░░░░░░░░░░░░░░░░▒▒░░░░░░░░░░░░░░░░░░░░░░░░░░░░░░░░░░░░░░░░░░░░░░░░░░░░░░░░░░░░░░░░▒▒▒▒░░░░░░░░░░░░
░░░░░░░░▒▒▒▒░░░░░░░░░░░░░░░░░░░░░░░░░░░░░░░░░░░░░░░░░░░░░░░░░░░░░░░░░░░░░░░░▒▒▒▒░░░░░░░░░░░░░░░░░░░░░░░░░░░░░░░░░░░░░░░░░░░░░░▒▒░░░░░░░░░░░░░░░░░░░░░░░░░░░░░░░░░░░░░░░░░░░░░░▓▓░░░░░░░░░░░░░░░░░░░░░░░░░░░░░░░░░░░░░░░░░░░░░░░░░░░░░░░░░░░░░░░░▒▒▒▒░░░░░░░░░░░░
░░░░░░░░▓▓▒▒░░░░░░░░░░░░░░░░░░░░░░░░░░░░░░░░░░░░░░░░░░░░░░░░░░░░░░░░░░░░░░░░▓▓▒▒░░░░░░░░░░░░░░░░░░░░░░░░░░░░░░░░░░░░░░░░░░░░▓▓▓▓░░░░░░░░░░░░░░░░░░░░░░░░░░░░░░░░░░░░░░░░░░░░▓▓▒▒▒▒░░░░░░░░░░░░░░░░░░░░░░░░░░░░░░░░░░░░░░░░░░░░░░░░░░░░░░░░░░░░░░▓▓▒▒░░░░░░░░░░░░
▓▓▓▓▓▓▓▓▓▓▓▓▓▓▓▓▓▓▓▓▓▓▓▓▓▓▓▓▓▓▓▓██▓▓▓▓▓▓▓▓▓▓██▓▓▓▓▓▓▓▓▓▓▓▓▓▓▒▒▓▓▓▓██▓▓▓▓▓▓▓▓▓▓▓▓▓▓▓▓▓▓▓▓▓▓▓▓▓▓▒▒▓▓▓▓▓▓▒▒██▓▓▓▓▓▓▓▓▓▓▓▓▓▓▓▓▓▓▓▓▓▓▓▓▓▓▓▓▓▓▓▓▓▓▓▓████▓▓▓▓▓▓▓▓▓▓▓▓▓▓▓▓▓▓▓▓▓▓▓▓▓▓▓▓▓▓▓▓▓▓▓▓▓▓▓▓▓▓██▓▓▓▓▓▓▓▓████▓▓▓▓▓▓▓▓██▓▓▓▓▓▓▓▓▓▓▓▓▓▓▓▓▓▓▓▓▒▒▓▓▓▓▓▓▒▒▓▓▓▓▓▓▒▒▓▓▓▓▓▓
████████████████████████████▓▓▓▓▓▓▓▓▓▓▓▓▓▓▓▓▓▓▓▓▓▓▓▓██▓▓▓▓▓▓▓▓▓▓▓▓▓▓▓▓▓▓▓▓▓▓▓▓▓▓▓▓▓▓▓▓▓▓▓▓▓▓▓▓▓▓▓▓▓▓▓▓▓▓▓▓▓▓▓▓▓▓▓▓▓▓▒▒▓▓▓▓▓▓▓▓▓▓▓▓▓▓▓▓▒▒▓▓▓▓▓▓▓▓▓▓▓▓▓▓▓▓▓▓▓▓▓▓▓▓▓▓▓▓▓▓▓▓▓▓▓▓▓▓▓▓▓▓▒▒▓▓▓▓▓▓▓▓▓▓▓▓▓▓▓▓▓▓██▓▓▓▓▓▓▓▓▓▓▓▓▓▓▓▓▓▓▓▓▓▓▓▓████████████████████████████████
▓▓██████▓▓██████████████████▓▓██▓▓▓▓▒▒▓▓▓▓▓▓██████▒▒▒▒▓▓▓▓████▓▓▓▓▓▓▒▒▓▓▓▓▓▓▒▒▓▓▓▓▓▓██▒▒▓▓▓▓██████▓▓░░▒▒▓▓██████▓▓▓▓▓▓▒▒▓▓▓▓▒▒▓▓▓▓▓▓▓▓▓▓▓▓▓▓██████▓▓▒▒▒▒▓▓██████▓▓▓▓▓▓██▓▓▓▓▓▓▒▒▓▓▓▓▓▓▒▒▓▓▓▓▓▓████▓▓▓▓▒▒▒▒▓▓▓▓██▓▓▓▓▓▓▒▒▓▓▓▓▓▓▓▓██▓▓██▓▓████████████▓▓██████▓▓██
▓▓▓▓▓▓▓▓▓▓██▓▓▓▓▓▓████▓▓▓▓██▓▓▓▓▓▓██▓▓▓▓▓▓▓▓▓▓▒▒▓▓▓▓▒▒▓▓▓▓▒▒▓▓▓▓██▓▓▓▓██▓▓▓▓▒▒▓▓▓▓▓▓▓▓▓▓▓▓██▓▓▓▓▓▓▒▒▒▒▒▒▓▓▓▓▒▒▓▓▓▓▓▓▓▓▓▓▓▓▓▓▒▒▓▓▓▓▓▓▓▓▓▓▓▓██▓▓▓▓▓▓▒▒▒▒▒▒▒▒▓▓▓▓▓▓██▓▓▓▓▓▓▓▓▓▓▒▒▓▓▓▓▓▓██▓▓▓▓▓▓▓▓▓▓▒▒▓▓▓▓▒▒▓▓▓▓▒▒▓▓▓▓██▓▓▓▓██▓▓▓▓▓▓▓▓▓▓██▓▓▓▓▓▓██▓▓▓▓▓▓████▓▓▓▓████
██▓▓▓▓▓▓██▓▓▓▓██▓▓▓▓▓▓████▓▓▓▓▓▓▒▒▓▓▓▓▓▓▓▓▓▓▒▒▒▒░░░░░░░░░░▒▒▒▒▓▓▓▓██▓▓▓▓▓▓▓▓▓▓▓▓▒▒▓▓▓▓▓▓▓▓▓▓▒▒▒▒░░░░░░░░░░░░▒▒▒▒▓▓▓▓▓▓▓▓▓▓▓▓▓▓▓▓▓▓▓▓▓▓▓▓▓▓▓▓▒▒▒▒░░░░░░░░░░░░▒▒▒▒▓▓▓▓▓▓▓▓▓▓▒▒▓▓▓▓▓▓▓▓▓▓▓▓▓▓▓▓▓▓▒▒▒▒░░░░░░░░░░▒▒▒▒▓▓▓▓▓▓▓▓▓▓▓▓▓▓████▓▓▓▓▓▓██▓▓▓▓████▓▓██▓▓██▓▓████
▓▓████▓▓▓▓████▓▓▓▓████▓▓▓▓██▓▓▓▓▒▒▓▓▓▓▓▓▓▓▒▒░░░░░░░░░░░░░░░░░░▒▒▓▓▓▓▓▓▒▒▒▒▓▓▓▓▒▒▓▓▒▒▓▓██▓▓▓▓▒▒░░░░░░░░░░░░░░░░░░▓▓▓▓▓▓▒▒▒▒▓▓▓▓▓▓▓▓▒▒▒▒▓▓▓▓▓▓░░░░░░░░░░░░░░░░░░░░▒▒▓▓▓▓▓▓▒▒▓▓▓▓▓▓▓▓▒▒▒▒▓▓▓▓▓▓▓▓░░░░░░░░░░░░░░░░░░▓▓▓▓▓▓▓▓▓▓▒▒▓▓▓▓▓▓▓▓████▓▓▓▓████▓▓▓▓████▓▓▓▓▓▓██
▓▓██▓▓▓▓██▓▓▓▓▓▓██▓▓▓▓██▓▓▓▓▓▓▓▓▓▓▓▓▓▓▓▓▓▓░░░░░░░░░░░░░░░░░░░░░░▒▒▓▓▓▓▓▓▓▓▓▓▓▓▓▓▓▓▓▓██▓▓▒▒▒▒░░░░░░░░░░░░░░░░░░░░░░▒▒▓▓▓▓▓▓▓▓▓▓▓▓▓▓▓▓██▓▓▒▒░░░░░░░░░░░░░░░░░░░░░░░░▒▒▓▓▓▓▓▓▓▓▓▓██▓▓▓▓▓▓▓▓▓▓▒▒░░░░░░░░░░░░░░░░░░░░░░▒▒▓▓▓▓██▓▓▓▓▓▓██▓▓▓▓▓▓██▓▓▓▓▓▓██▓▓██▓▓████████
▓▓██████▓▓██████▓▓████▓▓▓▓████▓▓▓▓██▓▓▓▓░░░░░░░░░░░░░░░░░░░░░░░░░░▓▓▒▒▓▓▓▓▓▓▓▓▓▓▓▓▓▓▓▓▒▒▒▒░░░░░░░░░░░░░░░░░░░░░░░░░░▒▒▒▒██▓▓▓▓▓▓▓▓██▒▒▒▒░░░░░░░░░░░░░░░░░░░░░░░░░░░░▒▒▓▓▓▓██▓▓██▓▓▓▓▓▓▒▒▓▓░░░░░░░░░░░░░░░░░░░░░░░░░░▓▓▓▓▓▓▓▓▓▓██▓▓▓▓██▓▓▓▓▓▓████▓▓▓▓██████▓▓████
▓▓██▓▓▓▓▓▓▓▓▓▓▓▓▓▓██▓▓██▓▓██▒▒▓▓▒▒▓▓▓▓░░░░░░░░░░░░░░░░░░░░░░░░░░░░░░▓▓▒▒▓▓▓▓▓▓▒▒▒▒▓▓▓▓▓▓░░░░░░░░░░░░░░░░░░░░░░░░░░░░▒▒▒▒▓▓▓▓▓▓▓▓▓▓▓▓▒▒▓▓░░░░░░░░░░░░░░░░░░░░░░░░░░░░▓▓▓▓▓▓▒▒▒▒▓▓▓▓▒▒▓▓▓▓░░░░░░░░░░░░░░░░░░░░░░░░░░░░░░▓▓▓▓▓▓▓▓▒▒██▓▓██▓▓██▓▓██▓▓██▓▓██▓▓████████
▓▓██▓▓▓▓▓▓██▓▓▓▓██████▓▓▓▓▓▓▓▓██▓▓▓▓▓▓░░░░░░░░░░░░░░░░░░░░░░░░░░░░░░▓▓▒▒████▓▓▓▓▓▓▓▓▓▓▒▒░░░░░░░░░░░░░░░░░░░░░░░░░░░░░░▒▒▓▓▓▓▓▓▓▓▓▓▓▓▒▒░░░░░░░░░░░░░░░░░░░░░░░░░░░░░░▒▒▓▓▓▓▓▓▓▓▓▓▓▓██▒▒▓▓░░░░░░░░░░░░░░░░░░░░░░░░░░░░░░▓▓▓▓████▓▓▓▓▓▓▓▓▓▓▒▒██████▓▓▓▓████▓▓██▓▓██
██▓▓▓▓▓▓▓▓▓▓████▓▓▓▓▓▓▓▓▓▓▓▓▓▓▓▓▓▓▓▓▒▒░░░░░░░░░░░░░░░░░░░░░░░░░░░░░░▒▒▓▓▓▓██▓▓▓▓▓▓▓▓▒▒░░░░░░░░░░░░░░░░░░░░░░░░░░░░░░░░▒▒▓▓▓▓▓▓▓▓▓▓▓▓▒▒░░░░░░░░░░░░░░░░░░░░░░░░░░░░░░░░▒▒▓▓▓▓▓▓▓▓██▓▓▓▓▒▒░░░░░░░░░░░░░░░░░░░░░░░░░░░░░░▒▒▓▓████▓▓████▓▓▓▓██▓▓▓▓▓▓██▓▓▓▓▓▓██▓▓▓▓██
▓▓▓▓▓▓██▒▒░░░░░░▒▒░░▒▒▓▓▓▓██▓▓▓▓▓▓▓▓▒▒░░░░░░░░░░▒▒░░  ░░░░░░░░░░░░░░░░▓▓▓▓░░░░░░▒▒░░░░░░░░░░░░░░░░░░░░░░░░░░░░░░░░░░░░░░▓▓▓▓▒▒▒▒▓▓▓▓▓▓░░░░░░  ░░░░▒▒░░░░░░░░  ░░░░░░░░▓▓▓▓▓▓▒▒▓▓▒▒██░░░░▒▒░░░░░░░░░░░░░░░░░░░░░░░░░░░░░░▒▒░░░░░░▒▒▓▓██▓▓▓▓████▓▓▓▓██▒▒░░░░░░░░░░
▓▓▓▓▒▒░░▒▒▒▒▒▒▓▓▓▓▓▓▒▒▒▒░░▓▓▓▓██▓▓▒▒░░░░░░▒▒▒▒▒▒▓▓▓▓▒▒▒▒░░░░░░░░░░░░░░░░░░▒▒▒▒▒▒▒▒▓▓▓▓▒▒▒▒░░░░░░░░░░░░░░░░░░▒▒▒▒▒▒▓▓▓▓▒▒▒▒░░▒▒▓▓██▓▓▒▒░░░░░░▒▒▒▒▒▒▓▓▓▓▒▒▓▓▒▒▒▒░░░░  ░░▒▒▓▓██▓▓▒▒░░▒▒▓▓▓▓▓▓▒▒▒▒▒▒░░░░░░░░░░░░░░░░░░▒▒▓▓▓▓▓▓▓▓▒▒▒▒░░░░▒▒▓▓████▓▓▓▓░░▒▒▒▒▓▓▓▓▒▒▒▒▒▒
░░▒▒▒▒▒▒▓▓▓▓▓▓▓▓▓▓▓▓▓▓▓▓▓▓▒▒░░░░░░▒▒▒▒▒▒▒▒▓▓▓▓▓▓▓▓▓▓▓▓▓▓▓▓▒▒▒▒░░░░░░▒▒▒▒▒▒▓▓▓▓▓▓▓▓▓▓▓▓▓▓▓▓▒▒▒▒░░░░░░▒▒▒▒▒▒▓▓▓▓▓▓▓▓▓▓▓▓▓▓▓▓▓▓▒▒▒▒░░░░░░▒▒▒▒▒▒▓▓▓▓▓▓▓▓▓▓▓▓▓▓▓▓▓▓▓▓▒▒▒▒▒▒░░░░░░▒▒▓▓▓▓▓▓▓▓▓▓▓▓▓▓▓▓▓▓▒▒▒▒▒▒░░░░░░░░▒▒▒▒▓▓▓▓▓▓▓▓▓▓▓▓▓▓▓▓▒▒▒▒▒▒░░░░░░▒▒▓▓▓▓▓▓▓▓▓▓▓▓▓▓▓▓
▓▓▓▓▓▓▓▓▓▓▓▓▓▓▓▓▓▓▓▓▓▓▓▓▓▓▓▓▓▓▓▓▓▓▓▓▓▓▓▓▓▓▓▓▓▓▓▓▓▓▓▓▓▓▓▓▓▓▓▓▓▓▓▓▓▓▓▓▓▓▓▓▓▓▓▓▓▓▓▓▓▓▓▓▓▓▓▓▓▓▓▓▓▓▓▓▓▓▓▓▓▓▓▓▓▓▓▓▓▓▓▓▓▓▓▓▓▓▓▓▓▓▓▓▓▓▓▓▓▓▓▓▓▓▓▓▓▓▓▓▓▓▓▓▓▓▓▓▓▓▓▓▓▓▓▓▓▓▓▓▓▓▓▓▓▓▓▓▓▓▓▓▓▓▓▓▓▓▓▓▓▓▓▓▓▓▓▓▓▓▓▓▓▓▓▓▓▓▓▓▓▓▓▓▓▓▓▓▓▓▓▓▓▓▓▓▓▓▓▓▓▓▓▓▓▓▓▓▓▓▓▓▓▓▓▓▓▓▓▓▓▓▓▓▓▓▓▓▓▓▓▓▓▓▓▓
▓▓▓▓▓▓▓▓▓▓▓▓▓▓▓▓▓▓▓▓▓▓▓▓▓▓▓▓▓▓▓▓▓▓▓▓▓▓▓▓▓▓▓▓▓▓▓▓▓▓▓▓▓▓▓▓▓▓▓▓▓▓▓▓▓▓▓▓▓▓▓▓▓▓▓▓▓▓▓▓▓▓▓▓▓▓▓▓▓▓▓▓▓▓▓▓▓▓▓▓▓▓▓▓▓▓▓▓▓▓▓▓▓▓▓▓▓▓▓▓▓▓▓▓▓▓▓▓▓▓▓▓▓▓▓▓▓▓▓▓▓▓▓▓▓▓▓▓▓▓▓▓▓▓▓▓▓▓▓▓▓▓▓▓▓▓▓▓▓▓▓▓▓▓▓▓▓▓▓▓▓▓▓▓▓▓▓▓▓▓▓▓▓▓▓▓▓▓▓▓▓▓▓▓▓▓▓▓▓▓▓▓▓▓▓▓▓▓▓▓▓▓▓▓▓▓▓▓▓▓▓▓▓▓▓▓▓▓▓▓▓▓▓▓▓▓▓▓▓▓▓▓▓▓▓▓
▓▓▓▓▓▓▓▓▓▓▓▓▓▓▓▓▓▓▓▓▓▓▓▓▓▓▓▓▓▓▓▓▓▓▓▓▓▓▓▓▓▓▓▓▓▓▓▓▓▓▓▓▓▓▓▓▓▓▓▓▓▓▓▓▓▓▓▓▓▓▓▓▓▓▓▓▓▓▓▓▓▓▓▓▓▓▓▓▓▓▓▓▓▓▓▓▓▓▓▓▓▓▓▓▓▓▓▓▓▓▓▓▓▓▓▓▓▓▓▓▓▓▓▓▓▓▓▓▓▓▓▓▓▓▓▓▓▓▓▓▓▓▓▓▓▓▓▓▓▓▓▓▓▓▓▓▓▓▓▓▓▓▓▓▓▓▓▓▓▓▓▓▓▓▓▓▓▓▓▓▓▓▓▓▓▓▓▓▓▓▓▓▓▓▓▓▓▓▓▓▓▓▓▓▓▓▓▓▓▓▓▓▓▓▓▓▓▓▓▓▓▓▓▓▓▓▓▓▓▓▓▓▓▓▓▓▓▓▓▓▓▓▓▓▓▓▓▓▓▓▓▓▓▓▓▓
▓▓▓▓▓▓▓▓▓▓▓▓▓▓▓▓▓▓▓▓▓▓▓▓▓▓▓▓▓▓▓▓▓▓▓▓▓▓▓▓▓▓▓▓▓▓▓▓▓▓▓▓▓▓▓▓▓▓▓▓▓▓▓▓▓▓▓▓▓▓▓▓▓▓▓▓▓▓▓▓▓▓▓▓▓▓▓▓▓▓▓▓▓▓▓▓▓▓▓▓▓▓▓▓▓▓▓▓▓▓▓▓▓▓▓▓▓▓▓▓▓▓▓▓▓▓▓▓▓▓▓▓▓▓▓▓▓▓▓▓▓▓▓▓▓▓▓▓▓▓▓▓▓▓▓▓▓▓▓▓▓▓▓▓▓▓▓▓▓▓▓▓▓▓▓▓▓▓▓▓▓▓▓▓▓▓▓▓▓▓▓▓▓▓▓▓▓▓▓▓▓▓▓▓▓▓▓▓▓▓▓▓▓▓▓▓▓▓▓▓▓▓▓▓▓▓▓▓▓▓▓▓▓▓▓▓▓▓▓▓▓▓▓▓▓▓▓▓▓▓▓▓▓▓▓▓
▓▓▓▓▓▓▓▓▓▓▓▓▓▓▓▓▓▓▓▓▓▓▓▓▓▓▓▓▓▓▓▓▓▓▓▓▓▓▓▓▓▓▓▓▓▓▓▓▓▓▓▓▓▓▓▓▓▓▓▓▓▓▓▓▓▓▓▓▓▓▓▓▓▓▓▓▓▓▓▓▓▓▓▓▓▓▓▓▓▓▓▓▓▓▓▓▓▓▓▓▓▓▓▓▓▓▓▓▓▓▓▓▓▓▓▓▓▓▓▓▓▓▓▓▓▓▓▓▓▓▓▓▓▓▓▓▓▓▓▓▓▓▓▓▓▓▓▓▓▓▓▓▓▓▓▓▓▓▓▓▓▓▓▓▓▓▓▓▓▓▓▓▓▓▓▓▓▓▓▓▓▓▓▓▓▓▓▓▓▓▓▓▓▓▓▓▓▓▓▓▓▓▓▓▓▓▓▓▓▓▓▓▓▓▓▓▓▓▓▓▓▓▓▓▓▓▓▓▓▓▓▓▓▓
copy to clipboard 👍 upvote 👎 downvote fill: spaces toggle palette ▓→✊🏽
              ▓▓▓▓░░▓▓▓▓▒▒▓▓▓▓▓▓▓▓▒▒▓▓▓▓
            ▓▓▓▓░░▓▓  ▓▓  ▓▓  ▓▓  ▒▒  ▓▓▓▓
          ▓▓  ▓▓  ▓▓  ▓▓  ▒▒  ▓▓  ▓▓  ▓▓  ▒▒
        ▓▓▓▓  ▓▓  ▓▓  ▓▓  ▒▒  ▓▓  ▒▒  ▓▓  ▓▓▓▓
    ░░▓▓  ▒▒  ▓▓  ▓▓  ▓▓  ▓▓  ▓▓  ▓▓  ▓▓  ▓▓  ▓▓
    ▓▓▓▓  ▓▓  ▓▓  ▓▓  ▓▓  ▓▓  ▓▓  ▓▓  ▓▓  ▓▓  ██▒▒██
▓▓▓▓▓▓▓▓▓▓▓▓▓▓▓▓▓▓▓▓▓▓▓▓▓▓▓▓▓▓▓▓▓▓▓▓▓▓▓▓▓▓▓▓▓▓▓▓▓▓▓▓▓▓
▓▓▓▓          ▓▓▓▓                  ▓▓▓▓          ▒▒▓▓
▓▓▓▓          ▓▓▓▓                  ▓▓▓▓          ▒▒▓▓